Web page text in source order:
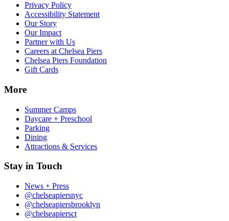
Privacy Policy​​​​‌ ‍ ​‍​‍‌‍ ‌ ​‍‌‍‍‌‌‍‌ ‌‍‍‌‌‍ ‍​‍​‍​ ‍‍​‍​‍‌ ​ ‌‍​‌‌‍ ‍‌‍‍‌‌ ‌​‌ ‍‌​‍ ‍‌‍‍‌‌‍ ​‍​‍​‍ ​​‍​‍‌‍‍​‌ ​‍‌‍‌‌‌‍‌‍​‍​‍​ ‍‍​‍​‍‌‍‍​‌ ‌​‌ ‌​‌ ​​‌ ​ ​ ‍‍​‍ ​‍ ‌‍​ ‌‍‍​‌‍‌‌‌‍ ​‌ ​ ‌‍‌‌‌‍​‌‌ ​​‌‍‍‌‌‍‌‌‌ ​‍‌ ​ ​‍ ‍‌ ​ ‌‍​‌‌‍ ‍‌‍‍‌‌ ‌​‌ ‍‌​‍ ‍‌ ​ ‌ ‌​‌ ‌‌‌‍‌​‌‍‍‌‌‍ ​‍ ‌‍‍‌‌‍ ‍‌ ‌​‌‍‌‌‌‍ ‍‌ ‌​​‍ ‌‍‌‌‌‍‌​‌‍‍‌‌ ‌​​‍ ‌‍ ‌‌‍ ‌‍‌​‌‍‌‌​ ‌‌ ​​‌ ​‍‌‍‌‌‌ ​ ‌‍‌‌‌‍ ‍‌ ‌​‌‍​‌‌ ‌​‌‍‍‌‌‍ ‌‍ ‍​ ‍ ‌‍‍‌‌‍‌​​ ‌‌‍‌‍‌‍ ‌‍ ‌ ‌​‌‍‌‌‌ ​‍​ ‍ ‌ ‌​‌ ‍‌‌ ​​‌‍‌‌​ ‌‌‍‌‍‌‍ ‌‍ ‌ ‌​‌‍‌‌‌ ​‍​ ‍ ‌ ​​‌‍​‌‌ ‌​‌‍‍​​ ‌‌‍​ ‌‍ ‌‍ ​‌ ‌‌‌‍ ‌‌‍ ‍‌ ​ ​‍‌‌​ ‌‌‌​​‍‌‌ ‌‍‍ ‌‍‌‌‌ ‍‌​‍‌‌​ ​ ‌​‌​​‍‌‌​ ​ ‌​‌​​‍‌‌​ ​‍​ ​‍‌‍​ ​ ​ ​ ‌​​ ​​‌‍​ ​ ‌‍‌‍‌​​ ‌​‌‍‌‍‌‍‌‌‌‍‌‌‌‍‌​​‍‌‌​ ​‍​ ​‍​‍‌‌​ ‌‌‌​‌​​‍ ‍‌‍ ​‌‍‍‌‌‍ ‍‌‍‍ ‌ ​ ​‍‌‌​ ‌‌‌​​‍‌‌ ‌‍‍ ‌‍‌‌‌ ‍‌​‍‌‌​ ​ ‌​‌​​‍‌‌​ ​ ‌​‌​​‍‌‌​ ​‍​ ​‍​ ​​​ ‍‌‌‍‌‌​ ‍​​ ‍‌​ ​‍‌‍​‍‌‍​‍​ ​‍​ ‍​‌‍​‌​ ​​​‍‌‌​ ​‍​ ​‍​‍‌‌​ ‌‌‌​‌​​‍ ‍‌‍ ‍‌‍​‌‌‍ ‌‌‍‌‌​ ‌‍​‍‌‍​‌‌ ​ ‌‍‌‌‌‌‌‌‌ ​‍‌‍ ​​ ‌‌‍‍​‌ ‌​‌ ‌​‌ ​​‌ ​ ​‍‌‌​ ​ ‌​​‌​‍‌‌​ ​‍‌​‌‍​‍‌‌​ ​‍‌​‌‍‌‍​ ‌‍‍​‌‍‌‌‌‍ ​‌ ​ ‌‍‌‌‌‍​‌‌ ​​‌‍‍‌‌‍‌‌‌ ​‍‌ ​ ​‍ ‍‌ ​ ‌‍​‌‌‍ ‍‌‍‍‌‌ ‌​‌ ‍‌​‍ ‍‌ ​ ‌ ‌​‌ ‌‌‌‍‌​‌‍‍‌‌‍ ​‍‌‍‌‍‍‌‌‍‌​​ ‌‌‍‌‍‌‍ ‌‍ ‌ ‌​‌‍‌‌‌ ​‍​‍‌‍‌ ‌​‌ ‍‌‌ ​​‌‍‌‌​ ‌‌‍‌‍‌‍ ‌‍ ‌ ‌​‌‍‌‌‌ ​‍​‍‌‍‌ ​​‌‍​‌‌ ‌​‌‍‍​​ ‌‌‍​ ‌‍ ‌‍ ​‌ ‌‌‌‍ ‌‌‍ ‍‌ ​ ​‍‌‌​ ‌‌‌​​‍‌‌ ‌‍‍ ‌‍‌‌‌ ‍‌​‍‌‌​ ​ ‌​‌​​‍‌‌​ ​ ‌​‌​​‍‌‌​ ​‍​ ​‍‌‍​ ​ ​ ​ ‌​​ ​​‌‍​ ​ ‌‍‌‍‌​​ ‌​‌‍‌‍‌‍‌‌‌‍‌‌‌‍‌​​‍‌‌​ ​‍​ ​‍​‍‌‌​ ‌‌‌​‌​​‍ ‍‌‍ ​‌‍‍‌‌‍ ‍‌‍‍ ‌ ​ ​‍‌‌​ ‌‌‌​​‍‌‌ ‌‍‍ ‌‍‌‌‌ ‍‌​‍‌‌​ ​ ‌​‌​​‍‌‌​ ​ ‌​‌​​‍‌‌​ ​‍​ ​‍​ ​​​ ‍‌‌‍‌‌​ ‍​​ ‍‌​ ​‍‌‍​‍‌‍​‍​ ​‍​ ‍​‌‍​‌​ ​​​‍‌‌​ ​‍​ ​‍​‍‌‌​ ‌‌‌​‌​​‍ ‍‌‍ ‍‌‍​‌‌‍ ‌‌‍‌‌​‍‌‍‌ ​​‌‍‌‌‌ ​‍‌ ​ ‌ ​​‌‍‌‌‌‍​ ‌ ‌​‌‍‍‌‌ ‌‍‌‍‌‌​ ‌‌ ​​‌ ‌‌‌‍​‍‌‍ ​‌‍‍‌‌ ​ ‌‍‍​‌‍‌‌‌‍‌​​‍​‍‌ ‌
Accessibility Statement​​​​‌ ‍ ​‍​‍‌‍ ‌ ​‍‌‍‍‌‌‍‌ ‌‍‍‌‌‍ ‍​‍​‍​ ‍‍​‍​‍‌ ​ ‌‍​‌‌‍ ‍‌‍‍‌‌ ‌​‌ ‍‌​‍ ‍‌‍‍‌‌‍ ​‍​‍​‍ ​​‍​‍‌‍‍​‌ ​‍‌‍‌‌‌‍‌‍​‍​‍​ ‍‍​‍​‍‌‍‍​‌ ‌​‌ ‌​‌ ​​‌ ​ ​ ‍‍​‍ ​‍ ‌‍​ ‌‍‍​‌‍‌‌‌‍ ​‌ ​ ‌‍‌‌‌‍​‌‌ ​​‌‍‍‌‌‍‌‌‌ ​‍‌ ​ ​‍ ‍‌ ​ ‌‍​‌‌‍ ‍‌‍‍‌‌ ‌​‌ ‍‌​‍ ‍‌ ​ ‌ ‌​‌ ‌‌‌‍‌​‌‍‍‌‌‍ ​‍ ‌‍‍‌‌‍ ‍‌ ‌​‌‍‌‌‌‍ ‍‌ ‌​​‍ ‌‍‌‌‌‍‌​‌‍‍‌‌ ‌​​‍ ‌‍ ‌‌‍ ‌‍‌​‌‍‌‌​ ‌‌ ​​‌ ​‍‌‍‌‌‌ ​ ‌‍‌‌‌‍ ‍‌ ‌​‌‍​‌‌ ‌​‌‍‍‌‌‍ ‌‍ ‍​ ‍ ‌‍‍‌‌‍‌​​ ‌‌‍‌‍‌‍ ‌‍ ‌ ‌​‌‍‌‌‌ ​‍​ ‍ ‌ ‌​‌ ‍‌‌ ​​‌‍‌‌​ ‌‌‍‌‍‌‍ ‌‍ ‌ ‌​‌‍‌‌‌ ​‍​ ‍ ‌ ​​‌‍​‌‌ ‌​‌‍‍​​ ‌‌‍​ ‌‍ ‌‍ ​‌ ‌‌‌‍ ‌‌‍ ‍‌ ​ ​‍‌‌​ ‌‌‌​​‍‌‌ ‌‍‍ ‌‍‌‌‌ ‍‌​‍‌‌​ ​ ‌​‌​​‍‌‌​ ​ ‌​‌​​‍‌‌​ ​‍​ ​‍‌‍​ ​ ​ ​ ‌​​ ​​‌‍​ ​ ‌‍‌‍‌​​ ‌​‌‍‌‍‌‍‌‌‌‍‌‌‌‍‌​​‍‌‌​ ​‍​ ​‍​‍‌‌​ ‌‌‌​‌​​‍ ‍‌‍ ​‌‍‍‌‌‍ ‍‌‍‍ ‌ ​ ​‍‌‌​ ‌‌‌​​‍‌‌ ‌‍‍ ‌‍‌‌‌ ‍‌​‍‌‌​ ​ ‌​‌​​‍‌‌​ ​ ‌​‌​​‍‌‌​ ​‍​ ​‍​ ​ ​ ‌‍​ ‌ ​ ​ ‌‍​‌​ ‌‍​ ‌ ​ ‍‌​ ​‌​ ‌‍‌‍‌​​ ​​​‍‌‌​ ​‍​ ​‍​‍‌‌​ ‌‌‌​‌​​‍ ‍‌‍ ‍‌‍​‌‌‍ ‌‌‍‌‌​ ‌‍​‍‌‍​‌‌ ​ ‌‍‌‌‌‌‌‌‌ ​‍‌‍ ​​ ‌‌‍‍​‌ ‌​‌ ‌​‌ ​​‌ ​ ​‍‌‌​ ​ ‌​​‌​‍‌‌​ ​‍‌​‌‍​‍‌‌​ ​‍‌​‌‍‌‍​ ‌‍‍​‌‍‌‌‌‍ ​‌ ​ ‌‍‌‌‌‍​‌‌ ​​‌‍‍‌‌‍‌‌‌ ​‍‌ ​ ​‍ ‍‌ ​ ‌‍​‌‌‍ ‍‌‍‍‌‌ ‌​‌ ‍‌​‍ ‍‌ ​ ‌ ‌​‌ ‌‌‌‍‌​‌‍‍‌‌‍ ​‍‌‍‌‍‍‌‌‍‌​​ ‌‌‍‌‍‌‍ ‌‍ ‌ ‌​‌‍‌‌‌ ​‍​‍‌‍‌ ‌​‌ ‍‌‌ ​​‌‍‌‌​ ‌‌‍‌‍‌‍ ‌‍ ‌ ‌​‌‍‌‌‌ ​‍​‍‌‍‌ ​​‌‍​‌‌ ‌​‌‍‍​​ ‌‌‍​ ‌‍ ‌‍ ​‌ ‌‌‌‍ ‌‌‍ ‍‌ ​ ​‍‌‌​ ‌‌‌​​‍‌‌ ‌‍‍ ‌‍‌‌‌ ‍‌​‍‌‌​ ​ ‌​‌​​‍‌‌​ ​ ‌​‌​​‍‌‌​ ​‍​ ​‍‌‍​ ​ ​ ​ ‌​​ ​​‌‍​ ​ ‌‍‌‍‌​​ ‌​‌‍‌‍‌‍‌‌‌‍‌‌‌‍‌​​‍‌‌​ ​‍​ ​‍​‍‌‌​ ‌‌‌​‌​​‍ ‍‌‍ ​‌‍‍‌‌‍ ‍‌‍‍ ‌ ​ ​‍‌‌​ ‌‌‌​​‍‌‌ ‌‍‍ ‌‍‌‌‌ ‍‌​‍‌‌​ ​ ‌​‌​​‍‌‌​ ​ ‌​‌​​‍‌‌​ ​‍​ ​‍​ ​ ​ ‌‍​ ‌ ​ ​ ‌‍​‌​ ‌‍​ ‌ ​ ‍‌​ ​‌​ ‌‍‌‍‌​​ ​​​‍‌‌​ ​‍​ ​‍​‍‌‌​ ‌‌‌​‌​​‍ ‍‌‍ ‍‌‍​‌‌‍ ‌‌‍‌‌​‍‌‍‌ ​​‌‍‌‌‌ ​‍‌ ​ ‌ ​​‌‍‌‌‌‍​ ‌ ‌​‌‍‍‌‌ ‌‍‌‍‌‌​ ‌‌ ​​‌ ‌‌‌‍​‍‌‍ ​‌‍‍‌‌ ​ ‌‍‍​‌‍‌‌‌‍‌​​‍​‍‌ ‌
Our Story​​​​‌ ‍ ​‍​‍‌‍ ‌ ​‍‌‍‍‌‌‍‌ ‌‍‍‌‌‍ ‍​‍​‍​ ‍‍​‍​‍‌ ​ ‌‍​‌‌‍ ‍‌‍‍‌‌ ‌​‌ ‍‌​‍ ‍‌‍‍‌‌‍ ​‍​‍​‍ ​​‍​‍‌‍‍​‌ ​‍‌‍‌‌‌‍‌‍​‍​‍​ ‍‍​‍​‍‌‍‍​‌ ‌​‌ ‌​‌ ​​‌ ​ ​ ‍‍​‍ ​‍ ‌‍​ ‌‍‍​‌‍‌‌‌‍ ​‌ ​ ‌‍‌‌‌‍​‌‌ ​​‌‍‍‌‌‍‌‌‌ ​‍‌ ​ ​‍ ‍‌ ​ ‌‍​‌‌‍ ‍‌‍‍‌‌ ‌​‌ ‍‌​‍ ‍‌ ​ ‌ ‌​‌ ‌‌‌‍‌​‌‍‍‌‌‍ ​‍ ‌‍‍‌‌‍ ‍‌ ‌​‌‍‌‌‌‍ ‍‌ ‌​​‍ ‌‍‌‌‌‍‌​‌‍‍‌‌ ‌​​‍ ‌‍ ‌‌‍ ‌‍‌​‌‍‌‌​ ‌‌ ​​‌ ​‍‌‍‌‌‌ ​ ‌‍‌‌‌‍ ‍‌ ‌​‌‍​‌‌ ‌​‌‍‍‌‌‍ ‌‍ ‍​ ‍ ‌‍‍‌‌‍‌​​ ‌‌‍‌‍‌‍ ‌‍ ‌ ‌​‌‍‌‌‌ ​‍​ ‍ ‌ ‌​‌ ‍‌‌ ​​‌‍‌‌​ ‌‌‍‌‍‌‍ ‌‍ ‌ ‌​‌‍‌‌‌ ​‍​ ‍ ‌ ​​‌‍​‌‌ ‌​‌‍‍​​ ‌‌‍​ ‌‍ ‌‍ ​‌ ‌‌‌‍ ‌‌‍ ‍‌ ​ ​‍‌‌​ ‌‌‌​​‍‌‌ ‌‍‍ ‌‍‌‌‌ ‍‌​‍‌‌​ ​ ‌​‌​​‍‌‌​ ​ ‌​‌​​‍‌‌​ ​‍​ ​‍‌‍​ ​ ​ ​ ‌​​ ​​‌‍​ ​ ‌‍‌‍‌​​ ‌​‌‍‌‍‌‍‌‌‌‍‌‌‌‍‌​​‍‌‌​ ​‍​ ​‍​‍‌‌​ ‌‌‌​‌​​‍ ‍‌‍ ​‌‍‍‌‌‍ ‍‌‍‍ ‌ ​ ​‍‌‌​ ‌‌‌​​‍‌‌ ‌‍‍ ‌‍‌‌‌ ‍‌​‍‌‌​ ​ ‌​‌​​‍‌‌​ ​ ‌​‌​​‍‌‌​ ​‍​ ​‍‌‍‌‍​ ​ ​ ‌‌‌‍‌​‌‍​ ​ ​​​ ​ ​ ‌‍​ ‌‍​ ​ ‌‍​‍​ ​‍​‍‌‌​ ​‍​ ​‍​‍‌‌​ ‌‌‌​‌​​‍ ‍‌‍ ‍‌‍​‌‌‍ ‌‌‍‌‌​ ‌‍​‍‌‍​‌‌ ​ ‌‍‌‌‌‌‌‌‌ ​‍‌‍ ​​ ‌‌‍‍​‌ ‌​‌ ‌​‌ ​​‌ ​ ​‍‌‌​ ​ ‌​​‌​‍‌‌​ ​‍‌​‌‍​‍‌‌​ ​‍‌​‌‍‌‍​ ‌‍‍​‌‍‌‌‌‍ ​‌ ​ ‌‍‌‌‌‍​‌‌ ​​‌‍‍‌‌‍‌‌‌ ​‍‌ ​ ​‍ ‍‌ ​ ‌‍​‌‌‍ ‍‌‍‍‌‌ ‌​‌ ‍‌​‍ ‍‌ ​ ‌ ‌​‌ ‌‌‌‍‌​‌‍‍‌‌‍ ​‍‌‍‌‍‍‌‌‍‌​​ ‌‌‍‌‍‌‍ ‌‍ ‌ ‌​‌‍‌‌‌ ​‍​‍‌‍‌ ‌​‌ ‍‌‌ ​​‌‍‌‌​ ‌‌‍‌‍‌‍ ‌‍ ‌ ‌​‌‍‌‌‌ ​‍​‍‌‍‌ ​​‌‍​‌‌ ‌​‌‍‍​​ ‌‌‍​ ‌‍ ‌‍ ​‌ ‌‌‌‍ ‌‌‍ ‍‌ ​ ​‍‌‌​ ‌‌‌​​‍‌‌ ‌‍‍ ‌‍‌‌‌ ‍‌​‍‌‌​ ​ ‌​‌​​‍‌‌​ ​ ‌​‌​​‍‌‌​ ​‍​ ​‍‌‍​ ​ ​ ​ ‌​​ ​​‌‍​ ​ ‌‍‌‍‌​​ ‌​‌‍‌‍‌‍‌‌‌‍‌‌‌‍‌​​‍‌‌​ ​‍​ ​‍​‍‌‌​ ‌‌‌​‌​​‍ ‍‌‍ ​‌‍‍‌‌‍ ‍‌‍‍ ‌ ​ ​‍‌‌​ ‌‌‌​​‍‌‌ ‌‍‍ ‌‍‌‌‌ ‍‌​‍‌‌​ ​ ‌​‌​​‍‌‌​ ​ ‌​‌​​‍‌‌​ ​‍​ ​‍‌‍‌‍​ ​ ​ ‌‌‌‍‌​‌‍​ ​ ​​​ ​ ​ ‌‍​ ‌‍​ ​ ‌‍​‍​ ​‍​‍‌‌​ ​‍​ ​‍​‍‌‌​ ‌‌‌​‌​​‍ ‍‌‍ ‍‌‍​‌‌‍ ‌‌‍‌‌​‍‌‍‌ ​​‌‍‌‌‌ ​‍‌ ​ ‌ ​​‌‍‌‌‌‍​ ‌ ‌​‌‍‍‌‌ ‌‍‌‍‌‌​ ‌‌ ​​‌ ‌‌‌‍​‍‌‍ ​‌‍‍‌‌ ​ ‌‍‍​‌‍‌‌‌‍‌​​‍​‍‌ ‌
Our Impact​​​​‌ ‍ ​‍​‍‌‍ ‌ ​‍‌‍‍‌‌‍‌ ‌‍‍‌‌‍ ‍​‍​‍​ ‍‍​‍​‍‌ ​ ‌‍​‌‌‍ ‍‌‍‍‌‌ ‌​‌ ‍‌​‍ ‍‌‍‍‌‌‍ ​‍​‍​‍ ​​‍​‍‌‍‍​‌ ​‍‌‍‌‌‌‍‌‍​‍​‍​ ‍‍​‍​‍‌‍‍​‌ ‌​‌ ‌​‌ ​​‌ ​ ​ ‍‍​‍ ​‍ ‌‍​ ‌‍‍​‌‍‌‌‌‍ ​‌ ​ ‌‍‌‌‌‍​‌‌ ​​‌‍‍‌‌‍‌‌‌ ​‍‌ ​ ​‍ ‍‌ ​ ‌‍​‌‌‍ ‍‌‍‍‌‌ ‌​‌ ‍‌​‍ ‍‌ ​ ‌ ‌​‌ ‌‌‌‍‌​‌‍‍‌‌‍ ​‍ ‌‍‍‌‌‍ ‍‌ ‌​‌‍‌‌‌‍ ‍‌ ‌​​‍ ‌‍‌‌‌‍‌​‌‍‍‌‌ ‌​​‍ ‌‍ ‌‌‍ ‌‍‌​‌‍‌‌​ ‌‌ ​​‌ ​‍‌‍‌‌‌ ​ ‌‍‌‌‌‍ ‍‌ ‌​‌‍​‌‌ ‌​‌‍‍‌‌‍ ‌‍ ‍​ ‍ ‌‍‍‌‌‍‌​​ ‌‌‍‌‍‌‍ ‌‍ ‌ ‌​‌‍‌‌‌ ​‍​ ‍ ‌ ‌​‌ ‍‌‌ ​​‌‍‌‌​ ‌‌‍‌‍‌‍ ‌‍ ‌ ‌​‌‍‌‌‌ ​‍​ ‍ ‌ ​​‌‍​‌‌ ‌​‌‍‍​​ ‌‌‍​ ‌‍ ‌‍ ​‌ ‌‌‌‍ ‌‌‍ ‍‌ ​ ​‍‌‌​ ‌‌‌​​‍‌‌ ‌‍‍ ‌‍‌‌‌ ‍‌​‍‌‌​ ​ ‌​‌​​‍‌‌​ ​ ‌​‌​​‍‌‌​ ​‍​ ​‍‌‍​ ​ ​ ​ ‌​​ ​​‌‍​ ​ ‌‍‌‍‌​​ ‌​‌‍‌‍‌‍‌‌‌‍‌‌‌‍‌​​‍‌‌​ ​‍​ ​‍​‍‌‌​ ‌‌‌​‌​​‍ ‍‌‍ ​‌‍‍‌‌‍ ‍‌‍‍ ‌ ​ ​‍‌‌​ ‌‌‌​​‍‌‌ ‌‍‍ ‌‍‌‌‌ ‍‌​‍‌‌​ ​ ‌​‌​​‍‌‌​ ​ ‌​‌​​‍‌‌​ ​‍​ ​‍‌‍‌‍​ ‍‌​ ​ ‌‍​‌​ ‌​​ ​‌‌‍​‌​ ​​‌‍‌‌​ ‌‍‌‍‌​​ ‌ ​‍‌‌​ ​‍​ ​‍​‍‌‌​ ‌‌‌​‌​​‍ ‍‌‍ ‍‌‍​‌‌‍ ‌‌‍‌‌​ ‌‍​‍‌‍​‌‌ ​ ‌‍‌‌‌‌‌‌‌ ​‍‌‍ ​​ ‌‌‍‍​‌ ‌​‌ ‌​‌ ​​‌ ​ ​‍‌‌​ ​ ‌​​‌​‍‌‌​ ​‍‌​‌‍​‍‌‌​ ​‍‌​‌‍‌‍​ ‌‍‍​‌‍‌‌‌‍ ​‌ ​ ‌‍‌‌‌‍​‌‌ ​​‌‍‍‌‌‍‌‌‌ ​‍‌ ​ ​‍ ‍‌ ​ ‌‍​‌‌‍ ‍‌‍‍‌‌ ‌​‌ ‍‌​‍ ‍‌ ​ ‌ ‌​‌ ‌‌‌‍‌​‌‍‍‌‌‍ ​‍‌‍‌‍‍‌‌‍‌​​ ‌‌‍‌‍‌‍ ‌‍ ‌ ‌​‌‍‌‌‌ ​‍​‍‌‍‌ ‌​‌ ‍‌‌ ​​‌‍‌‌​ ‌‌‍‌‍‌‍ ‌‍ ‌ ‌​‌‍‌‌‌ ​‍​‍‌‍‌ ​​‌‍​‌‌ ‌​‌‍‍​​ ‌‌‍​ ‌‍ ‌‍ ​‌ ‌‌‌‍ ‌‌‍ ‍‌ ​ ​‍‌‌​ ‌‌‌​​‍‌‌ ‌‍‍ ‌‍‌‌‌ ‍‌​‍‌‌​ ​ ‌​‌​​‍‌‌​ ​ ‌​‌​​‍‌‌​ ​‍​ ​‍‌‍​ ​ ​ ​ ‌​​ ​​‌‍​ ​ ‌‍‌‍‌​​ ‌​‌‍‌‍‌‍‌‌‌‍‌‌‌‍‌​​‍‌‌​ ​‍​ ​‍​‍‌‌​ ‌‌‌​‌​​‍ ‍‌‍ ​‌‍‍‌‌‍ ‍‌‍‍ ‌ ​ ​‍‌‌​ ‌‌‌​​‍‌‌ ‌‍‍ ‌‍‌‌‌ ‍‌​‍‌‌​ ​ ‌​‌​​‍‌‌​ ​ ‌​‌​​‍‌‌​ ​‍​ ​‍‌‍‌‍​ ‍‌​ ​ ‌‍​‌​ ‌​​ ​‌‌‍​‌​ ​​‌‍‌‌​ ‌‍‌‍‌​​ ‌ ​‍‌‌​ ​‍​ ​‍​‍‌‌​ ‌‌‌​‌​​‍ ‍‌‍ ‍‌‍​‌‌‍ ‌‌‍‌‌​‍‌‍‌ ​​‌‍‌‌‌ ​‍‌ ​ ‌ ​​‌‍‌‌‌‍​ ‌ ‌​‌‍‍‌‌ ‌‍‌‍‌‌​ ‌‌ ​​‌ ‌‌‌‍​‍‌‍ ​‌‍‍‌‌ ​ ‌‍‍​‌‍‌‌‌‍‌​​‍​‍‌ ‌
Partner with Us​​​​‌ ‍ ​‍​‍‌‍ ‌ ​‍‌‍‍‌‌‍‌ ‌‍‍‌‌‍ ‍​‍​‍​ ‍‍​‍​‍‌ ​ ‌‍​‌‌‍ ‍‌‍‍‌‌ ‌​‌ ‍‌​‍ ‍‌‍‍‌‌‍ ​‍​‍​‍ ​​‍​‍‌‍‍​‌ ​‍‌‍‌‌‌‍‌‍​‍​‍​ ‍‍​‍​‍‌‍‍​‌ ‌​‌ ‌​‌ ​​‌ ​ ​ ‍‍​‍ ​‍ ‌‍​ ‌‍‍​‌‍‌‌‌‍ ​‌ ​ ‌‍‌‌‌‍​‌‌ ​​‌‍‍‌‌‍‌‌‌ ​‍‌ ​ ​‍ ‍‌ ​ ‌‍​‌‌‍ ‍‌‍‍‌‌ ‌​‌ ‍‌​‍ ‍‌ ​ ‌ ‌​‌ ‌‌‌‍‌​‌‍‍‌‌‍ ​‍ ‌‍‍‌‌‍ ‍‌ ‌​‌‍‌‌‌‍ ‍‌ ‌​​‍ ‌‍‌‌‌‍‌​‌‍‍‌‌ ‌​​‍ ‌‍ ‌‌‍ ‌‍‌​‌‍‌‌​ ‌‌ ​​‌ ​‍‌‍‌‌‌ ​ ‌‍‌‌‌‍ ‍‌ ‌​‌‍​‌‌ ‌​‌‍‍‌‌‍ ‌‍ ‍​ ‍ ‌‍‍‌‌‍‌​​ ‌‌‍‌‍‌‍ ‌‍ ‌ ‌​‌‍‌‌‌ ​‍​ ‍ ‌ ‌​‌ ‍‌‌ ​​‌‍‌‌​ ‌‌‍‌‍‌‍ ‌‍ ‌ ‌​‌‍‌‌‌ ​‍​ ‍ ‌ ​​‌‍​‌‌ ‌​‌‍‍​​ ‌‌‍​ ‌‍ ‌‍ ​‌ ‌‌‌‍ ‌‌‍ ‍‌ ​ ​‍‌‌​ ‌‌‌​​‍‌‌ ‌‍‍ ‌‍‌‌‌ ‍‌​‍‌‌​ ​ ‌​‌​​‍‌‌​ ​ ‌​‌​​‍‌‌​ ​‍​ ​‍‌‍​ ​ ​ ​ ‌​​ ​​‌‍​ ​ ‌‍‌‍‌​​ ‌​‌‍‌‍‌‍‌‌‌‍‌‌‌‍‌​​‍‌‌​ ​‍​ ​‍​‍‌‌​ ‌‌‌​‌​​‍ ‍‌‍ ​‌‍‍‌‌‍ ‍‌‍‍ ‌ ​ ​‍‌‌​ ‌‌‌​​‍‌‌ ‌‍‍ ‌‍‌‌‌ ‍‌​‍‌‌​ ​ ‌​‌​​‍‌‌​ ​ ‌​‌​​‍‌‌​ ​‍​ ​‍‌‍‌‌‌‍‌‌​ ​‌‌‍​ ‌‍​ ​ ​​‌‍‌​‌‍‌‌‌‍​‍‌‍​‌​ ‍​‌‍‌‌‌‍​‍‌‍​‍‌‍‌‍​ ‍​‌‍‌‍‌‍‌​​ ​‌‌‍‌‌​ ​​​ ​ ​ ​​​ ‌‌​ ‍‌​ ​ ​ ‍‌​ ‌ ‌‍​‌​ ‍‌‌‍‌​​ ​​​‍‌‌​ ​‍​ ​‍​‍‌‌​ ‌‌‌​‌​​‍ ‍‌‍ ‍‌‍​‌‌‍ ‌‌‍‌‌​ ‌‍​‍‌‍​‌‌ ​ ‌‍‌‌‌‌‌‌‌ ​‍‌‍ ​​ ‌‌‍‍​‌ ‌​‌ ‌​‌ ​​‌ ​ ​‍‌‌​ ​ ‌​​‌​‍‌‌​ ​‍‌​‌‍​‍‌‌​ ​‍‌​‌‍‌‍​ ‌‍‍​‌‍‌‌‌‍ ​‌ ​ ‌‍‌‌‌‍​‌‌ ​​‌‍‍‌‌‍‌‌‌ ​‍‌ ​ ​‍ ‍‌ ​ ‌‍​‌‌‍ ‍‌‍‍‌‌ ‌​‌ ‍‌​‍ ‍‌ ​ ‌ ‌​‌ ‌‌‌‍‌​‌‍‍‌‌‍ ​‍‌‍‌‍‍‌‌‍‌​​ ‌‌‍‌‍‌‍ ‌‍ ‌ ‌​‌‍‌‌‌ ​‍​‍‌‍‌ ‌​‌ ‍‌‌ ​​‌‍‌‌​ ‌‌‍‌‍‌‍ ‌‍ ‌ ‌​‌‍‌‌‌ ​‍​‍‌‍‌ ​​‌‍​‌‌ ‌​‌‍‍​​ ‌‌‍​ ‌‍ ‌‍ ​‌ ‌‌‌‍ ‌‌‍ ‍‌ ​ ​‍‌‌​ ‌‌‌​​‍‌‌ ‌‍‍ ‌‍‌‌‌ ‍‌​‍‌‌​ ​ ‌​‌​​‍‌‌​ ​ ‌​‌​​‍‌‌​ ​‍​ ​‍‌‍​ ​ ​ ​ ‌​​ ​​‌‍​ ​ ‌‍‌‍‌​​ ‌​‌‍‌‍‌‍‌‌‌‍‌‌‌‍‌​​‍‌‌​ ​‍​ ​‍​‍‌‌​ ‌‌‌​‌​​‍ ‍‌‍ ​‌‍‍‌‌‍ ‍‌‍‍ ‌ ​ ​‍‌‌​ ‌‌‌​​‍‌‌ ‌‍‍ ‌‍‌‌‌ ‍‌​‍‌‌​ ​ ‌​‌​​‍‌‌​ ​ ‌​‌​​‍‌‌​ ​‍​ ​‍‌‍‌‌‌‍‌‌​ ​‌‌‍​ ‌‍​ ​ ​​‌‍‌​‌‍‌‌‌‍​‍‌‍​‌​ ‍​‌‍‌‌‌‍​‍‌‍​‍‌‍‌‍​ ‍​‌‍‌‍‌‍‌​​ ​‌‌‍‌‌​ ​​​ ​ ​ ​​​ ‌‌​ ‍‌​ ​ ​ ‍‌​ ‌ ‌‍​‌​ ‍‌‌‍‌​​ ​​​‍‌‌​ ​‍​ ​‍​‍‌‌​ ‌‌‌​‌​​‍ ‍‌‍ ‍‌‍​‌‌‍ ‌‌‍‌‌​‍‌‍‌ ​​‌‍‌‌‌ ​‍‌ ​ ‌ ​​‌‍‌‌‌‍​ ‌ ‌​‌‍‍‌‌ ‌‍‌‍‌‌​ ‌‌ ​​‌ ‌‌‌‍​‍‌‍ ​‌‍‍‌‌ ​ ‌‍‍​‌‍‌‌‌‍‌​​‍​‍‌ ‌
Careers at Chelsea Piers​​​​‌ ‍ ​‍​‍‌‍ ‌ ​‍‌‍‍‌‌‍‌ ‌‍‍‌‌‍ ‍​‍​‍​ ‍‍​‍​‍‌ ​ ‌‍​‌‌‍ ‍‌‍‍‌‌ ‌​‌ ‍‌​‍ ‍‌‍‍‌‌‍ ​‍​‍​‍ ​​‍​‍‌‍‍​‌ ​‍‌‍‌‌‌‍‌‍​‍​‍​ ‍‍​‍​‍‌‍‍​‌ ‌​‌ ‌​‌ ​​‌ ​ ​ ‍‍​‍ ​‍ ‌‍​ ‌‍‍​‌‍‌‌‌‍ ​‌ ​ ‌‍‌‌‌‍​‌‌ ​​‌‍‍‌‌‍‌‌‌ ​‍‌ ​ ​‍ ‍‌ ​ ‌‍​‌‌‍ ‍‌‍‍‌‌ ‌​‌ ‍‌​‍ ‍‌ ​ ‌ ‌​‌ ‌‌‌‍‌​‌‍‍‌‌‍ ​‍ ‌‍‍‌‌‍ ‍‌ ‌​‌‍‌‌‌‍ ‍‌ ‌​​‍ ‌‍‌‌‌‍‌​‌‍‍‌‌ ‌​​‍ ‌‍ ‌‌‍ ‌‍‌​‌‍‌‌​ ‌‌ ​​‌ ​‍‌‍‌‌‌ ​ ‌‍‌‌‌‍ ‍‌ ‌​‌‍​‌‌ ‌​‌‍‍‌‌‍ ‌‍ ‍​ ‍ ‌‍‍‌‌‍‌​​ ‌‌‍‌‍‌‍ ‌‍ ‌ ‌​‌‍‌‌‌ ​‍​ ‍ ‌ ‌​‌ ‍‌‌ ​​‌‍‌‌​ ‌‌‍‌‍‌‍ ‌‍ ‌ ‌​‌‍‌‌‌ ​‍​ ‍ ‌ ​​‌‍​‌‌ ‌​‌‍‍​​ ‌‌‍​ ‌‍ ‌‍ ​‌ ‌‌‌‍ ‌‌‍ ‍‌ ​ ​‍‌‌​ ‌‌‌​​‍‌‌ ‌‍‍ ‌‍‌‌‌ ‍‌​‍‌‌​ ​ ‌​‌​​‍‌‌​ ​ ‌​‌​​‍‌‌​ ​‍​ ​‍‌‍​ ​ ​ ​ ‌​​ ​​‌‍​ ​ ‌‍‌‍‌​​ ‌​‌‍‌‍‌‍‌‌‌‍‌‌‌‍‌​​‍‌‌​ ​‍​ ​‍​‍‌‌​ ‌‌‌​‌​​‍ ‍‌‍ ​‌‍‍‌‌‍ ‍‌‍‍ ‌ ​ ​‍‌‌​ ‌‌‌​​‍‌‌ ‌‍‍ ‌‍‌‌‌ ‍‌​‍‌‌​ ​ ‌​‌​​‍‌‌​ ​ ‌​‌​​‍‌‌​ ​‍​ ​‍​ ‌​​ ‍‌​ ​ ​ ‍​‌‍‌‌​ ​​​ ‍​​ ‌‍‌‍​‌​ ​ ‌‍​‍‌‍​ ​‍‌‌​ ​‍​ ​‍​‍‌‌​ ‌‌‌​‌​​‍ ‍‌‍ ‍‌‍​‌‌‍ ‌‌‍‌‌​ ‌‍​‍‌‍​‌‌ ​ ‌‍‌‌‌‌‌‌‌ ​‍‌‍ ​​ ‌‌‍‍​‌ ‌​‌ ‌​‌ ​​‌ ​ ​‍‌‌​ ​ ‌​​‌​‍‌‌​ ​‍‌​‌‍​‍‌‌​ ​‍‌​‌‍‌‍​ ‌‍‍​‌‍‌‌‌‍ ​‌ ​ ‌‍‌‌‌‍​‌‌ ​​‌‍‍‌‌‍‌‌‌ ​‍‌ ​ ​‍ ‍‌ ​ ‌‍​‌‌‍ ‍‌‍‍‌‌ ‌​‌ ‍‌​‍ ‍‌ ​ ‌ ‌​‌ ‌‌‌‍‌​‌‍‍‌‌‍ ​‍‌‍‌‍‍‌‌‍‌​​ ‌‌‍‌‍‌‍ ‌‍ ‌ ‌​‌‍‌‌‌ ​‍​‍‌‍‌ ‌​‌ ‍‌‌ ​​‌‍‌‌​ ‌‌‍‌‍‌‍ ‌‍ ‌ ‌​‌‍‌‌‌ ​‍​‍‌‍‌ ​​‌‍​‌‌ ‌​‌‍‍​​ ‌‌‍​ ‌‍ ‌‍ ​‌ ‌‌‌‍ ‌‌‍ ‍‌ ​ ​‍‌‌​ ‌‌‌​​‍‌‌ ‌‍‍ ‌‍‌‌‌ ‍‌​‍‌‌​ ​ ‌​‌​​‍‌‌​ ​ ‌​‌​​‍‌‌​ ​‍​ ​‍‌‍​ ​ ​ ​ ‌​​ ​​‌‍​ ​ ‌‍‌‍‌​​ ‌​‌‍‌‍‌‍‌‌‌‍‌‌‌‍‌​​‍‌‌​ ​‍​ ​‍​‍‌‌​ ‌‌‌​‌​​‍ ‍‌‍ ​‌‍‍‌‌‍ ‍‌‍‍ ‌ ​ ​‍‌‌​ ‌‌‌​​‍‌‌ ‌‍‍ ‌‍‌‌‌ ‍‌​‍‌‌​ ​ ‌​‌​​‍‌‌​ ​ ‌​‌​​‍‌‌​ ​‍​ ​‍​ ‌​​ ‍‌​ ​ ​ ‍​‌‍‌‌​ ​​​ ‍​​ ‌‍‌‍​‌​ ​ ‌‍​‍‌‍​ ​‍‌‌​ ​‍​ ​‍​‍‌‌​ ‌‌‌​‌​​‍ ‍‌‍ ‍‌‍​‌‌‍ ‌‌‍‌‌​‍‌‍‌ ​​‌‍‌‌‌ ​‍‌ ​ ‌ ​​‌‍‌‌‌‍​ ‌ ‌​‌‍‍‌‌ ‌‍‌‍‌‌​ ‌‌ ​​‌ ‌‌‌‍​‍‌‍ ​‌‍‍‌‌ ​ ‌‍‍​‌‍‌‌‌‍‌​​‍​‍‌ ‌
Chelsea Piers Foundation​​​​‌ ‍ ​‍​‍‌‍ ‌ ​‍‌‍‍‌‌‍‌ ‌‍‍‌‌‍ ‍​‍​‍​ ‍‍​‍​‍‌ ​ ‌‍​‌‌‍ ‍‌‍‍‌‌ ‌​‌ ‍‌​‍ ‍‌‍‍‌‌‍ ​‍​‍​‍ ​​‍​‍‌‍‍​‌ ​‍‌‍‌‌‌‍‌‍​‍​‍​ ‍‍​‍​‍‌‍‍​‌ ‌​‌ ‌​‌ ​​‌ ​ ​ ‍‍​‍ ​‍ ‌‍​ ‌‍‍​‌‍‌‌‌‍ ​‌ ​ ‌‍‌‌‌‍​‌‌ ​​‌‍‍‌‌‍‌‌‌ ​‍‌ ​ ​‍ ‍‌ ​ ‌‍​‌‌‍ ‍‌‍‍‌‌ ‌​‌ ‍‌​‍ ‍‌ ​ ‌ ‌​‌ ‌‌‌‍‌​‌‍‍‌‌‍ ​‍ ‌‍‍‌‌‍ ‍‌ ‌​‌‍‌‌‌‍ ‍‌ ‌​​‍ ‌‍‌‌‌‍‌​‌‍‍‌‌ ‌​​‍ ‌‍ ‌‌‍ ‌‍‌​‌‍‌‌​ ‌‌ ​​‌ ​‍‌‍‌‌‌ ​ ‌‍‌‌‌‍ ‍‌ ‌​‌‍​‌‌ ‌​‌‍‍‌‌‍ ‌‍ ‍​ ‍ ‌‍‍‌‌‍‌​​ ‌‌‍‌‍‌‍ ‌‍ ‌ ‌​‌‍‌‌‌ ​‍​ ‍ ‌ ‌​‌ ‍‌‌ ​​‌‍‌‌​ ‌‌‍‌‍‌‍ ‌‍ ‌ ‌​‌‍‌‌‌ ​‍​ ‍ ‌ ​​‌‍​‌‌ ‌​‌‍‍​​ ‌‌‍​ ‌‍ ‌‍ ​‌ ‌‌‌‍ ‌‌‍ ‍‌ ​ ​‍‌‌​ ‌‌‌​​‍‌‌ ‌‍‍ ‌‍‌‌‌ ‍‌​‍‌‌​ ​ ‌​‌​​‍‌‌​ ​ ‌​‌​​‍‌‌​ ​‍​ ​‍‌‍​ ​ ​ ​ ‌​​ ​​‌‍​ ​ ‌‍‌‍‌​​ ‌​‌‍‌‍‌‍‌‌‌‍‌‌‌‍‌​​‍‌‌​ ​‍​ ​‍​‍‌‌​ ‌‌‌​‌​​‍ ‍‌‍ ​‌‍‍‌‌‍ ‍‌‍‍ ‌ ​ ​‍‌‌​ ‌‌‌​​‍‌‌ ‌‍‍ ‌‍‌‌‌ ‍‌​‍‌‌​ ​ ‌​‌​​‍‌‌​ ​ ‌​‌​​‍‌‌​ ​‍​ ​‍​ ‌ ​ ‌ ​ ‌​​ ‌ ‌‍‌‍​ ‌ ‌‍‌​​ ‍‌​ ​ ​ ‌ ​ ‌ ‌‍‌‌​‍‌‌​ ​‍​ ​‍​‍‌‌​ ‌‌‌​‌​​‍ ‍‌‍ ‍‌‍​‌‌‍ ‌‌‍‌‌​ ‌‍​‍‌‍​‌‌ ​ ‌‍‌‌‌‌‌‌‌ ​‍‌‍ ​​ ‌‌‍‍​‌ ‌​‌ ‌​‌ ​​‌ ​ ​‍‌‌​ ​ ‌​​‌​‍‌‌​ ​‍‌​‌‍​‍‌‌​ ​‍‌​‌‍‌‍​ ‌‍‍​‌‍‌‌‌‍ ​‌ ​ ‌‍‌‌‌‍​‌‌ ​​‌‍‍‌‌‍‌‌‌ ​‍‌ ​ ​‍ ‍‌ ​ ‌‍​‌‌‍ ‍‌‍‍‌‌ ‌​‌ ‍‌​‍ ‍‌ ​ ‌ ‌​‌ ‌‌‌‍‌​‌‍‍‌‌‍ ​‍‌‍‌‍‍‌‌‍‌​​ ‌‌‍‌‍‌‍ ‌‍ ‌ ‌​‌‍‌‌‌ ​‍​‍‌‍‌ ‌​‌ ‍‌‌ ​​‌‍‌‌​ ‌‌‍‌‍‌‍ ‌‍ ‌ ‌​‌‍‌‌‌ ​‍​‍‌‍‌ ​​‌‍​‌‌ ‌​‌‍‍​​ ‌‌‍​ ‌‍ ‌‍ ​‌ ‌‌‌‍ ‌‌‍ ‍‌ ​ ​‍‌‌​ ‌‌‌​​‍‌‌ ‌‍‍ ‌‍‌‌‌ ‍‌​‍‌‌​ ​ ‌​‌​​‍‌‌​ ​ ‌​‌​​‍‌‌​ ​‍​ ​‍‌‍​ ​ ​ ​ ‌​​ ​​‌‍​ ​ ‌‍‌‍‌​​ ‌​‌‍‌‍‌‍‌‌‌‍‌‌‌‍‌​​‍‌‌​ ​‍​ ​‍​‍‌‌​ ‌‌‌​‌​​‍ ‍‌‍ ​‌‍‍‌‌‍ ‍‌‍‍ ‌ ​ ​‍‌‌​ ‌‌‌​​‍‌‌ ‌‍‍ ‌‍‌‌‌ ‍‌​‍‌‌​ ​ ‌​‌​​‍‌‌​ ​ ‌​‌​​‍‌‌​ ​‍​ ​‍​ ‌ ​ ‌ ​ ‌​​ ‌ ‌‍‌‍​ ‌ ‌‍‌​​ ‍‌​ ​ ​ ‌ ​ ‌ ‌‍‌‌​‍‌‌​ ​‍​ ​‍​‍‌‌​ ‌‌‌​‌​​‍ ‍‌‍ ‍‌‍​‌‌‍ ‌‌‍‌‌​‍‌‍‌ ​​‌‍‌‌‌ ​‍‌ ​ ‌ ​​‌‍‌‌‌‍​ ‌ ‌​‌‍‍‌‌ ‌‍‌‍‌‌​ ‌‌ ​​‌ ‌‌‌‍​‍‌‍ ​‌‍‍‌‌ ​ ‌‍‍​‌‍‌‌‌‍‌​​‍​‍‌ ‌
Gift Cards​​​​‌ ‍ ​‍​‍‌‍ ‌ ​‍‌‍‍‌‌‍‌ ‌‍‍‌‌‍ ‍​‍​‍​ ‍‍​‍​‍‌ ​ ‌‍​‌‌‍ ‍‌‍‍‌‌ ‌​‌ ‍‌​‍ ‍‌‍‍‌‌‍ ​‍​‍​‍ ​​‍​‍‌‍‍​‌ ​‍‌‍‌‌‌‍‌‍​‍​‍​ ‍‍​‍​‍‌‍‍​‌ ‌​‌ ‌​‌ ​​‌ ​ ​ ‍‍​‍ ​‍ ‌‍​ ‌‍‍​‌‍‌‌‌‍ ​‌ ​ ‌‍‌‌‌‍​‌‌ ​​‌‍‍‌‌‍‌‌‌ ​‍‌ ​ ​‍ ‍‌ ​ ‌‍​‌‌‍ ‍‌‍‍‌‌ ‌​‌ ‍‌​‍ ‍‌ ​ ‌ ‌​‌ ‌‌‌‍‌​‌‍‍‌‌‍ ​‍ ‌‍‍‌‌‍ ‍‌ ‌​‌‍‌‌‌‍ ‍‌ ‌​​‍ ‌‍‌‌‌‍‌​‌‍‍‌‌ ‌​​‍ ‌‍ ‌‌‍ ‌‍‌​‌‍‌‌​ ‌‌ ​​‌ ​‍‌‍‌‌‌ ​ ‌‍‌‌‌‍ ‍‌ ‌​‌‍​‌‌ ‌​‌‍‍‌‌‍ ‌‍ ‍​ ‍ ‌‍‍‌‌‍‌​​ ‌‌‍‌‍‌‍ ‌‍ ‌ ‌​‌‍‌‌‌ ​‍​ ‍ ‌ ‌​‌ ‍‌‌ ​​‌‍‌‌​ ‌‌‍‌‍‌‍ ‌‍ ‌ ‌​‌‍‌‌‌ ​‍​ ‍ ‌ ​​‌‍​‌‌ ‌​‌‍‍​​ ‌‌‍​ ‌‍ ‌‍ ​‌ ‌‌‌‍ ‌‌‍ ‍‌ ​ ​‍‌‌​ ‌‌‌​​‍‌‌ ‌‍‍ ‌‍‌‌‌ ‍‌​‍‌‌​ ​ ‌​‌​​‍‌‌​ ​ ‌​‌​​‍‌‌​ ​‍​ ​‍‌‍​ ​ ​ ​ ‌​​ ​​‌‍​ ​ ‌‍‌‍‌​​ ‌​‌‍‌‍‌‍‌‌‌‍‌‌‌‍‌​​‍‌‌​ ​‍​ ​‍​‍‌‌​ ‌‌‌​‌​​‍ ‍‌‍ ​‌‍‍‌‌‍ ‍‌‍‍ ‌ ​ ​‍‌‌​ ‌‌‌​​‍‌‌ ‌‍‍ ‌‍‌‌‌ ‍‌​‍‌‌​ ​ ‌​‌​​‍‌‌​ ​ ‌​‌​​‍‌‌​ ​‍​ ​‍‌‍‌​​ ‍​‌‍​ ‌‍​‌​ ‌​​ ‍‌​ ​‌‌‍‌‍​ ‍​​ ​ ​ ​ ​ ​​​‍‌‌​ ​‍​ ​‍​‍‌‌​ ‌‌‌​‌​​‍ ‍‌‍ ‍‌‍​‌‌‍ ‌‌‍‌‌​ ‌‍​‍‌‍​‌‌ ​ ‌‍‌‌‌‌‌‌‌ ​‍‌‍ ​​ ‌‌‍‍​‌ ‌​‌ ‌​‌ ​​‌ ​ ​‍‌‌​ ​ ‌​​‌​‍‌‌​ ​‍‌​‌‍​‍‌‌​ ​‍‌​‌‍‌‍​ ‌‍‍​‌‍‌‌‌‍ ​‌ ​ ‌‍‌‌‌‍​‌‌ ​​‌‍‍‌‌‍‌‌‌ ​‍‌ ​ ​‍ ‍‌ ​ ‌‍​‌‌‍ ‍‌‍‍‌‌ ‌​‌ ‍‌​‍ ‍‌ ​ ‌ ‌​‌ ‌‌‌‍‌​‌‍‍‌‌‍ ​‍‌‍‌‍‍‌‌‍‌​​ ‌‌‍‌‍‌‍ ‌‍ ‌ ‌​‌‍‌‌‌ ​‍​‍‌‍‌ ‌​‌ ‍‌‌ ​​‌‍‌‌​ ‌‌‍‌‍‌‍ ‌‍ ‌ ‌​‌‍‌‌‌ ​‍​‍‌‍‌ ​​‌‍​‌‌ ‌​‌‍‍​​ ‌‌‍​ ‌‍ ‌‍ ​‌ ‌‌‌‍ ‌‌‍ ‍‌ ​ ​‍‌‌​ ‌‌‌​​‍‌‌ ‌‍‍ ‌‍‌‌‌ ‍‌​‍‌‌​ ​ ‌​‌​​‍‌‌​ ​ ‌​‌​​‍‌‌​ ​‍​ ​‍‌‍​ ​ ​ ​ ‌​​ ​​‌‍​ ​ ‌‍‌‍‌​​ ‌​‌‍‌‍‌‍‌‌‌‍‌‌‌‍‌​​‍‌‌​ ​‍​ ​‍​‍‌‌​ ‌‌‌​‌​​‍ ‍‌‍ ​‌‍‍‌‌‍ ‍‌‍‍ ‌ ​ ​‍‌‌​ ‌‌‌​​‍‌‌ ‌‍‍ ‌‍‌‌‌ ‍‌​‍‌‌​ ​ ‌​‌​​‍‌‌​ ​ ‌​‌​​‍‌‌​ ​‍​ ​‍‌‍‌​​ ‍​‌‍​ ‌‍​‌​ ‌​​ ‍‌​ ​‌‌‍‌‍​ ‍​​ ​ ​ ​ ​ ​​​‍‌‌​ ​‍​ ​‍​‍‌‌​ ‌‌‌​‌​​‍ ‍‌‍ ‍‌‍​‌‌‍ ‌‌‍‌‌​‍‌‍‌ ​​‌‍‌‌‌ ​‍‌ ​ ‌ ​​‌‍‌‌‌‍​ ‌ ‌​‌‍‍‌‌ ‌‍‌‍‌‌​ ‌‌ ​​‌ ‌‌‌‍​‍‌‍ ​‌‍‍‌‌ ​ ‌‍‍​‌‍‌‌‌‍‌​​‍​‍‌ ‌
More​​​​‌ ‍ ​‍​‍‌‍ ‌ ​‍‌‍‍‌‌‍‌ ‌‍‍‌‌‍ ‍​‍​‍​ ‍‍​‍​‍‌ ​ ‌‍​‌‌‍ ‍‌‍‍‌‌ ‌​‌ ‍‌​‍ ‍‌‍‍‌‌‍ ​‍​‍​‍ ​​‍​‍‌‍‍​‌ ​‍‌‍‌‌‌‍‌‍​‍​‍​ ‍‍​‍​‍‌‍‍​‌ ‌​‌ ‌​‌ ​​‌ ​ ​ ‍‍​‍ ​‍ ‌‍​ ‌‍‍​‌‍‌‌‌‍ ​‌ ​ ‌‍‌‌‌‍​‌‌ ​​‌‍‍‌‌‍‌‌‌ ​‍‌ ​ ​‍ ‍‌ ​ ‌‍​‌‌‍ ‍‌‍‍‌‌ ‌​‌ ‍‌​‍ ‍‌ ​ ‌ ‌​‌ ‌‌‌‍‌​‌‍‍‌‌‍ ​‍ ‌‍‍‌‌‍ ‍‌ ‌​‌‍‌‌‌‍ ‍‌ ‌​​‍ ‌‍‌‌‌‍‌​‌‍‍‌‌ ‌​​‍ ‌‍ ‌‌‍ ‌‍‌​‌‍‌‌​ ‌‌ ​​‌ ​‍‌‍‌‌‌ ​ ‌‍‌‌‌‍ ‍‌ ‌​‌‍​‌‌ ‌​‌‍‍‌‌‍ ‌‍ ‍​ ‍ ‌‍‍‌‌‍‌​​ ‌‌‍‌‍‌‍ ‌‍ ‌ ‌​‌‍‌‌‌ ​‍​ ‍ ‌ ‌​‌ ‍‌‌ ​​‌‍‌‌​ ‌‌‍‌‍‌‍ ‌‍ ‌ ‌​‌‍‌‌‌ ​‍​ ‍ ‌ ​​‌‍​‌‌ ‌​‌‍‍​​ ‌‌‍​ ‌‍ ‌‍ ​‌ ‌‌‌‍ ‌‌‍ ‍‌ ​ ​‍‌‌​ ‌‌‌​​‍‌‌ ‌‍‍ ‌‍‌‌‌ ‍‌​‍‌‌​ ​ ‌​‌​​‍‌‌​ ​ ‌​‌​​‍‌‌​ ​‍​ ​‍​ ‌‌​ ​ ​ ‌‌​ ‍‌‌‍​ ​ ​‍‌‍‌​​ ‍​‌‍​‌​ ‍​​ ​ ​ ​ ​‍‌‌​ ​‍​ ​‍​‍‌‌​ ‌‌‌​‌​​‍ ‍‌ ‌​‌‍‍‌‌ ‌​‌‍ ​‌‍‌‌​ ‌‍​‍‌‍​‌‌ ​ ‌‍‌‌‌‌‌‌‌ ​‍‌‍ ​​ ‌‌‍‍​‌ ‌​‌ ‌​‌ ​​‌ ​ ​‍‌‌​ ​ ‌​​‌​‍‌‌​ ​‍‌​‌‍​‍‌‌​ ​‍‌​‌‍‌‍​ ‌‍‍​‌‍‌‌‌‍ ​‌ ​ ‌‍‌‌‌‍​‌‌ ​​‌‍‍‌‌‍‌‌‌ ​‍‌ ​ ​‍ ‍‌ ​ ‌‍​‌‌‍ ‍‌‍‍‌‌ ‌​‌ ‍‌​‍ ‍‌ ​ ‌ ‌​‌ ‌‌‌‍‌​‌‍‍‌‌‍ ​‍‌‍‌‍‍‌‌‍‌​​ ‌‌‍‌‍‌‍ ‌‍ ‌ ‌​‌‍‌‌‌ ​‍​‍‌‍‌ ‌​‌ ‍‌‌ ​​‌‍‌‌​ ‌‌‍‌‍‌‍ ‌‍ ‌ ‌​‌‍‌‌‌ ​‍​‍‌‍‌ ​​‌‍​‌‌ ‌​‌‍‍​​ ‌‌‍​ ‌‍ ‌‍ ​‌ ‌‌‌‍ ‌‌‍ ‍‌ ​ ​‍‌‌​ ‌‌‌​​‍‌‌ ‌‍‍ ‌‍‌‌‌ ‍‌​‍‌‌​ ​ ‌​‌​​‍‌‌​ ​ ‌​‌​​‍‌‌​ ​‍​ ​‍​ ‌‌​ ​ ​ ‌‌​ ‍‌‌‍​ ​ ​‍‌‍‌​​ ‍​‌‍​‌​ ‍​​ ​ ​ ​ ​‍‌‌​ ​‍​ ​‍​‍‌‌​ ‌‌‌​‌​​‍ ‍‌ ‌​‌‍‍‌‌ ‌​‌‍ ​‌‍‌‌​‍‌‍‌ ​​‌‍‌‌‌ ​‍‌ ​ ‌ ​​‌‍‌‌‌‍​ ‌ ‌​‌‍‍‌‌ ‌‍‌‍‌‌​ ‌‌ ​​‌ ‌‌‌‍​‍‌‍ ​‌‍‍‌‌ ​ ‌‍‍​‌‍‌‌‌‍‌​​‍​‍‌ ‌
Summer Camps​​​​‌ ‍ ​‍​‍‌‍ ‌ ​‍‌‍‍‌‌‍‌ ‌‍‍‌‌‍ ‍​‍​‍​ ‍‍​‍​‍‌ ​ ‌‍​‌‌‍ ‍‌‍‍‌‌ ‌​‌ ‍‌​‍ ‍‌‍‍‌‌‍ ​‍​‍​‍ ​​‍​‍‌‍‍​‌ ​‍‌‍‌‌‌‍‌‍​‍​‍​ ‍‍​‍​‍‌‍‍​‌ ‌​‌ ‌​‌ ​​‌ ​ ​ ‍‍​‍ ​‍ ‌‍​ ‌‍‍​‌‍‌‌‌‍ ​‌ ​ ‌‍‌‌‌‍​‌‌ ​​‌‍‍‌‌‍‌‌‌ ​‍‌ ​ ​‍ ‍‌ ​ ‌‍​‌‌‍ ‍‌‍‍‌‌ ‌​‌ ‍‌​‍ ‍‌ ​ ‌ ‌​‌ ‌‌‌‍‌​‌‍‍‌‌‍ ​‍ ‌‍‍‌‌‍ ‍‌ ‌​‌‍‌‌‌‍ ‍‌ ‌​​‍ ‌‍‌‌‌‍‌​‌‍‍‌‌ ‌​​‍ ‌‍ ‌‌‍ ‌‍‌​‌‍‌‌​ ‌‌ ​​‌ ​‍‌‍‌‌‌ ​ ‌‍‌‌‌‍ ‍‌ ‌​‌‍​‌‌ ‌​‌‍‍‌‌‍ ‌‍ ‍​ ‍ ‌‍‍‌‌‍‌​​ ‌‌‍‌‍‌‍ ‌‍ ‌ ‌​‌‍‌‌‌ ​‍​ ‍ ‌ ‌​‌ ‍‌‌ ​​‌‍‌‌​ ‌‌‍‌‍‌‍ ‌‍ ‌ ‌​‌‍‌‌‌ ​‍​ ‍ ‌ ​​‌‍​‌‌ ‌​‌‍‍​​ ‌‌‍​ ‌‍ ‌‍ ​‌ ‌‌‌‍ ‌‌‍ ‍‌ ​ ​‍‌‌​ ‌‌‌​​‍‌‌ ‌‍‍ ‌‍‌‌‌ ‍‌​‍‌‌​ ​ ‌​‌​​‍‌‌​ ​ ‌​‌​​‍‌‌​ ​‍​ ​‍​ ‌‌​ ​ ​ ‌‌​ ‍‌‌‍​ ​ ​‍‌‍‌​​ ‍​‌‍​‌​ ‍​​ ​ ​ ​ ​‍‌‌​ ​‍​ ​‍​‍‌‌​ ‌‌‌​‌​​‍ ‍‌‍ ​‌‍‍‌‌‍ ‍‌‍‍ ‌ ​ ​‍‌‌​ ‌‌‌​​‍‌‌ ‌‍‍ ‌‍‌‌‌ ‍‌​‍‌‌​ ​ ‌​‌​​‍‌‌​ ​ ‌​‌​​‍‌‌​ ​‍​ ​‍‌‍​ ​ ‌​‌‍​ ‌‍​‌‌‍​ ​ ​​‌‍​‌​ ‌​​ ‌ ​ ‍‌​ ‌‍‌‍‌​​‍‌‌​ ​‍​ ​‍​‍‌‌​ ‌‌‌​‌​​‍ ‍‌‍ ‍‌‍​‌‌‍ ‌‌‍‌‌​ ‌‍​‍‌‍​‌‌ ​ ‌‍‌‌‌‌‌‌‌ ​‍‌‍ ​​ ‌‌‍‍​‌ ‌​‌ ‌​‌ ​​‌ ​ ​‍‌‌​ ​ ‌​​‌​‍‌‌​ ​‍‌​‌‍​‍‌‌​ ​‍‌​‌‍‌‍​ ‌‍‍​‌‍‌‌‌‍ ​‌ ​ ‌‍‌‌‌‍​‌‌ ​​‌‍‍‌‌‍‌‌‌ ​‍‌ ​ ​‍ ‍‌ ​ ‌‍​‌‌‍ ‍‌‍‍‌‌ ‌​‌ ‍‌​‍ ‍‌ ​ ‌ ‌​‌ ‌‌‌‍‌​‌‍‍‌‌‍ ​‍‌‍‌‍‍‌‌‍‌​​ ‌‌‍‌‍‌‍ ‌‍ ‌ ‌​‌‍‌‌‌ ​‍​‍‌‍‌ ‌​‌ ‍‌‌ ​​‌‍‌‌​ ‌‌‍‌‍‌‍ ‌‍ ‌ ‌​‌‍‌‌‌ ​‍​‍‌‍‌ ​​‌‍​‌‌ ‌​‌‍‍​​ ‌‌‍​ ‌‍ ‌‍ ​‌ ‌‌‌‍ ‌‌‍ ‍‌ ​ ​‍‌‌​ ‌‌‌​​‍‌‌ ‌‍‍ ‌‍‌‌‌ ‍‌​‍‌‌​ ​ ‌​‌​​‍‌‌​ ​ ‌​‌​​‍‌‌​ ​‍​ ​‍​ ‌‌​ ​ ​ ‌‌​ ‍‌‌‍​ ​ ​‍‌‍‌​​ ‍​‌‍​‌​ ‍​​ ​ ​ ​ ​‍‌‌​ ​‍​ ​‍​‍‌‌​ ‌‌‌​‌​​‍ ‍‌‍ ​‌‍‍‌‌‍ ‍‌‍‍ ‌ ​ ​‍‌‌​ ‌‌‌​​‍‌‌ ‌‍‍ ‌‍‌‌‌ ‍‌​‍‌‌​ ​ ‌​‌​​‍‌‌​ ​ ‌​‌​​‍‌‌​ ​‍​ ​‍‌‍​ ​ ‌​‌‍​ ‌‍​‌‌‍​ ​ ​​‌‍​‌​ ‌​​ ‌ ​ ‍‌​ ‌‍‌‍‌​​‍‌‌​ ​‍​ ​‍​‍‌‌​ ‌‌‌​‌​​‍ ‍‌‍ ‍‌‍​‌‌‍ ‌‌‍‌‌​‍‌‍‌ ​​‌‍‌‌‌ ​‍‌ ​ ‌ ​​‌‍‌‌‌‍​ ‌ ‌​‌‍‍‌‌ ‌‍‌‍‌‌​ ‌‌ ​​‌ ‌‌‌‍​‍‌‍ ​‌‍‍‌‌ ​ ‌‍‍​‌‍‌‌‌‍‌​​‍​‍‌ ‌
Daycare + Preschool​​​​‌ ‍ ​‍​‍‌‍ ‌ ​‍‌‍‍‌‌‍‌ ‌‍‍‌‌‍ ‍​‍​‍​ ‍‍​‍​‍‌ ​ ‌‍​‌‌‍ ‍‌‍‍‌‌ ‌​‌ ‍‌​‍ ‍‌‍‍‌‌‍ ​‍​‍​‍ ​​‍​‍‌‍‍​‌ ​‍‌‍‌‌‌‍‌‍​‍​‍​ ‍‍​‍​‍‌‍‍​‌ ‌​‌ ‌​‌ ​​‌ ​ ​ ‍‍​‍ ​‍ ‌‍​ ‌‍‍​‌‍‌‌‌‍ ​‌ ​ ‌‍‌‌‌‍​‌‌ ​​‌‍‍‌‌‍‌‌‌ ​‍‌ ​ ​‍ ‍‌ ​ ‌‍​‌‌‍ ‍‌‍‍‌‌ ‌​‌ ‍‌​‍ ‍‌ ​ ‌ ‌​‌ ‌‌‌‍‌​‌‍‍‌‌‍ ​‍ ‌‍‍‌‌‍ ‍‌ ‌​‌‍‌‌‌‍ ‍‌ ‌​​‍ ‌‍‌‌‌‍‌​‌‍‍‌‌ ‌​​‍ ‌‍ ‌‌‍ ‌‍‌​‌‍‌‌​ ‌‌ ​​‌ ​‍‌‍‌‌‌ ​ ‌‍‌‌‌‍ ‍‌ ‌​‌‍​‌‌ ‌​‌‍‍‌‌‍ ‌‍ ‍​ ‍ ‌‍‍‌‌‍‌​​ ‌‌‍‌‍‌‍ ‌‍ ‌ ‌​‌‍‌‌‌ ​‍​ ‍ ‌ ‌​‌ ‍‌‌ ​​‌‍‌‌​ ‌‌‍‌‍‌‍ ‌‍ ‌ ‌​‌‍‌‌‌ ​‍​ ‍ ‌ ​​‌‍​‌‌ ‌​‌‍‍​​ ‌‌‍​ ‌‍ ‌‍ ​‌ ‌‌‌‍ ‌‌‍ ‍‌ ​ ​‍‌‌​ ‌‌‌​​‍‌‌ ‌‍‍ ‌‍‌‌‌ ‍‌​‍‌‌​ ​ ‌​‌​​‍‌‌​ ​ ‌​‌​​‍‌‌​ ​‍​ ​‍​ ‌‌​ ​ ​ ‌‌​ ‍‌‌‍​ ​ ​‍‌‍‌​​ ‍​‌‍​‌​ ‍​​ ​ ​ ​ ​‍‌‌​ ​‍​ ​‍​‍‌‌​ ‌‌‌​‌​​‍ ‍‌‍ ​‌‍‍‌‌‍ ‍‌‍‍ ‌ ​ ​‍‌‌​ ‌‌‌​​‍‌‌ ‌‍‍ ‌‍‌‌‌ ‍‌​‍‌‌​ ​ ‌​‌​​‍‌‌​ ​ ‌​‌​​‍‌‌​ ​‍​ ​‍​ ​ ​ ​‌​ ‍​​ ​ ​ ​ ​ ​‍​ ​ ‌‍​‌​ ‌‍​ ‌‍​ ‌‍‌‍​‌​‍‌‌​ ​‍​ ​‍​‍‌‌​ ‌‌‌​‌​​‍ ‍‌‍ ‍‌‍​‌‌‍ ‌‌‍‌‌​ ‌‍​‍‌‍​‌‌ ​ ‌‍‌‌‌‌‌‌‌ ​‍‌‍ ​​ ‌‌‍‍​‌ ‌​‌ ‌​‌ ​​‌ ​ ​‍‌‌​ ​ ‌​​‌​‍‌‌​ ​‍‌​‌‍​‍‌‌​ ​‍‌​‌‍‌‍​ ‌‍‍​‌‍‌‌‌‍ ​‌ ​ ‌‍‌‌‌‍​‌‌ ​​‌‍‍‌‌‍‌‌‌ ​‍‌ ​ ​‍ ‍‌ ​ ‌‍​‌‌‍ ‍‌‍‍‌‌ ‌​‌ ‍‌​‍ ‍‌ ​ ‌ ‌​‌ ‌‌‌‍‌​‌‍‍‌‌‍ ​‍‌‍‌‍‍‌‌‍‌​​ ‌‌‍‌‍‌‍ ‌‍ ‌ ‌​‌‍‌‌‌ ​‍​‍‌‍‌ ‌​‌ ‍‌‌ ​​‌‍‌‌​ ‌‌‍‌‍‌‍ ‌‍ ‌ ‌​‌‍‌‌‌ ​‍​‍‌‍‌ ​​‌‍​‌‌ ‌​‌‍‍​​ ‌‌‍​ ‌‍ ‌‍ ​‌ ‌‌‌‍ ‌‌‍ ‍‌ ​ ​‍‌‌​ ‌‌‌​​‍‌‌ ‌‍‍ ‌‍‌‌‌ ‍‌​‍‌‌​ ​ ‌​‌​​‍‌‌​ ​ ‌​‌​​‍‌‌​ ​‍​ ​‍​ ‌‌​ ​ ​ ‌‌​ ‍‌‌‍​ ​ ​‍‌‍‌​​ ‍​‌‍​‌​ ‍​​ ​ ​ ​ ​‍‌‌​ ​‍​ ​‍​‍‌‌​ ‌‌‌​‌​​‍ ‍‌‍ ​‌‍‍‌‌‍ ‍‌‍‍ ‌ ​ ​‍‌‌​ ‌‌‌​​‍‌‌ ‌‍‍ ‌‍‌‌‌ ‍‌​‍‌‌​ ​ ‌​‌​​‍‌‌​ ​ ‌​‌​​‍‌‌​ ​‍​ ​‍​ ​ ​ ​‌​ ‍​​ ​ ​ ​ ​ ​‍​ ​ ‌‍​‌​ ‌‍​ ‌‍​ ‌‍‌‍​‌​‍‌‌​ ​‍​ ​‍​‍‌‌​ ‌‌‌​‌​​‍ ‍‌‍ ‍‌‍​‌‌‍ ‌‌‍‌‌​‍‌‍‌ ​​‌‍‌‌‌ ​‍‌ ​ ‌ ​​‌‍‌‌‌‍​ ‌ ‌​‌‍‍‌‌ ‌‍‌‍‌‌​ ‌‌ ​​‌ ‌‌‌‍​‍‌‍ ​‌‍‍‌‌ ​ ‌‍‍​‌‍‌‌‌‍‌​​‍​‍‌ ‌
Parking​​​​‌ ‍ ​‍​‍‌‍ ‌ ​‍‌‍‍‌‌‍‌ ‌‍‍‌‌‍ ‍​‍​‍​ ‍‍​‍​‍‌ ​ ‌‍​‌‌‍ ‍‌‍‍‌‌ ‌​‌ ‍‌​‍ ‍‌‍‍‌‌‍ ​‍​‍​‍ ​​‍​‍‌‍‍​‌ ​‍‌‍‌‌‌‍‌‍​‍​‍​ ‍‍​‍​‍‌‍‍​‌ ‌​‌ ‌​‌ ​​‌ ​ ​ ‍‍​‍ ​‍ ‌‍​ ‌‍‍​‌‍‌‌‌‍ ​‌ ​ ‌‍‌‌‌‍​‌‌ ​​‌‍‍‌‌‍‌‌‌ ​‍‌ ​ ​‍ ‍‌ ​ ‌‍​‌‌‍ ‍‌‍‍‌‌ ‌​‌ ‍‌​‍ ‍‌ ​ ‌ ‌​‌ ‌‌‌‍‌​‌‍‍‌‌‍ ​‍ ‌‍‍‌‌‍ ‍‌ ‌​‌‍‌‌‌‍ ‍‌ ‌​​‍ ‌‍‌‌‌‍‌​‌‍‍‌‌ ‌​​‍ ‌‍ ‌‌‍ ‌‍‌​‌‍‌‌​ ‌‌ ​​‌ ​‍‌‍‌‌‌ ​ ‌‍‌‌‌‍ ‍‌ ‌​‌‍​‌‌ ‌​‌‍‍‌‌‍ ‌‍ ‍​ ‍ ‌‍‍‌‌‍‌​​ ‌‌‍‌‍‌‍ ‌‍ ‌ ‌​‌‍‌‌‌ ​‍​ ‍ ‌ ‌​‌ ‍‌‌ ​​‌‍‌‌​ ‌‌‍‌‍‌‍ ‌‍ ‌ ‌​‌‍‌‌‌ ​‍​ ‍ ‌ ​​‌‍​‌‌ ‌​‌‍‍​​ ‌‌‍​ ‌‍ ‌‍ ​‌ ‌‌‌‍ ‌‌‍ ‍‌ ​ ​‍‌‌​ ‌‌‌​​‍‌‌ ‌‍‍ ‌‍‌‌‌ ‍‌​‍‌‌​ ​ ‌​‌​​‍‌‌​ ​ ‌​‌​​‍‌‌​ ​‍​ ​‍​ ‌‌​ ​ ​ ‌‌​ ‍‌‌‍​ ​ ​‍‌‍‌​​ ‍​‌‍​‌​ ‍​​ ​ ​ ​ ​‍‌‌​ ​‍​ ​‍​‍‌‌​ ‌‌‌​‌​​‍ ‍‌‍ ​‌‍‍‌‌‍ ‍‌‍‍ ‌ ​ ​‍‌‌​ ‌‌‌​​‍‌‌ ‌‍‍ ‌‍‌‌‌ ‍‌​‍‌‌​ ​ ‌​‌​​‍‌‌​ ​ ‌​‌​​‍‌‌​ ​‍​ ​‍‌‍​‍​ ​​‌‍‌‍​ ‌‍‌‍‌‍​ ​‌‌‍‌‌‌‍‌‍​ ‌ ​ ​‌‌‍‌‍‌‍‌​​‍‌‌​ ​‍​ ​‍​‍‌‌​ ‌‌‌​‌​​‍ ‍‌‍ ‍‌‍​‌‌‍ ‌‌‍‌‌​ ‌‍​‍‌‍​‌‌ ​ ‌‍‌‌‌‌‌‌‌ ​‍‌‍ ​​ ‌‌‍‍​‌ ‌​‌ ‌​‌ ​​‌ ​ ​‍‌‌​ ​ ‌​​‌​‍‌‌​ ​‍‌​‌‍​‍‌‌​ ​‍‌​‌‍‌‍​ ‌‍‍​‌‍‌‌‌‍ ​‌ ​ ‌‍‌‌‌‍​‌‌ ​​‌‍‍‌‌‍‌‌‌ ​‍‌ ​ ​‍ ‍‌ ​ ‌‍​‌‌‍ ‍‌‍‍‌‌ ‌​‌ ‍‌​‍ ‍‌ ​ ‌ ‌​‌ ‌‌‌‍‌​‌‍‍‌‌‍ ​‍‌‍‌‍‍‌‌‍‌​​ ‌‌‍‌‍‌‍ ‌‍ ‌ ‌​‌‍‌‌‌ ​‍​‍‌‍‌ ‌​‌ ‍‌‌ ​​‌‍‌‌​ ‌‌‍‌‍‌‍ ‌‍ ‌ ‌​‌‍‌‌‌ ​‍​‍‌‍‌ ​​‌‍​‌‌ ‌​‌‍‍​​ ‌‌‍​ ‌‍ ‌‍ ​‌ ‌‌‌‍ ‌‌‍ ‍‌ ​ ​‍‌‌​ ‌‌‌​​‍‌‌ ‌‍‍ ‌‍‌‌‌ ‍‌​‍‌‌​ ​ ‌​‌​​‍‌‌​ ​ ‌​‌​​‍‌‌​ ​‍​ ​‍​ ‌‌​ ​ ​ ‌‌​ ‍‌‌‍​ ​ ​‍‌‍‌​​ ‍​‌‍​‌​ ‍​​ ​ ​ ​ ​‍‌‌​ ​‍​ ​‍​‍‌‌​ ‌‌‌​‌​​‍ ‍‌‍ ​‌‍‍‌‌‍ ‍‌‍‍ ‌ ​ ​‍‌‌​ ‌‌‌​​‍‌‌ ‌‍‍ ‌‍‌‌‌ ‍‌​‍‌‌​ ​ ‌​‌​​‍‌‌​ ​ ‌​‌​​‍‌‌​ ​‍​ ​‍‌‍​‍​ ​​‌‍‌‍​ ‌‍‌‍‌‍​ ​‌‌‍‌‌‌‍‌‍​ ‌ ​ ​‌‌‍‌‍‌‍‌​​‍‌‌​ ​‍​ ​‍​‍‌‌​ ‌‌‌​‌​​‍ ‍‌‍ ‍‌‍​‌‌‍ ‌‌‍‌‌​‍‌‍‌ ​​‌‍‌‌‌ ​‍‌ ​ ‌ ​​‌‍‌‌‌‍​ ‌ ‌​‌‍‍‌‌ ‌‍‌‍‌‌​ ‌‌ ​​‌ ‌‌‌‍​‍‌‍ ​‌‍‍‌‌ ​ ‌‍‍​‌‍‌‌‌‍‌​​‍​‍‌ ‌
Dining​​​​‌ ‍ ​‍​‍‌‍ ‌ ​‍‌‍‍‌‌‍‌ ‌‍‍‌‌‍ ‍​‍​‍​ ‍‍​‍​‍‌ ​ ‌‍​‌‌‍ ‍‌‍‍‌‌ ‌​‌ ‍‌​‍ ‍‌‍‍‌‌‍ ​‍​‍​‍ ​​‍​‍‌‍‍​‌ ​‍‌‍‌‌‌‍‌‍​‍​‍​ ‍‍​‍​‍‌‍‍​‌ ‌​‌ ‌​‌ ​​‌ ​ ​ ‍‍​‍ ​‍ ‌‍​ ‌‍‍​‌‍‌‌‌‍ ​‌ ​ ‌‍‌‌‌‍​‌‌ ​​‌‍‍‌‌‍‌‌‌ ​‍‌ ​ ​‍ ‍‌ ​ ‌‍​‌‌‍ ‍‌‍‍‌‌ ‌​‌ ‍‌​‍ ‍‌ ​ ‌ ‌​‌ ‌‌‌‍‌​‌‍‍‌‌‍ ​‍ ‌‍‍‌‌‍ ‍‌ ‌​‌‍‌‌‌‍ ‍‌ ‌​​‍ ‌‍‌‌‌‍‌​‌‍‍‌‌ ‌​​‍ ‌‍ ‌‌‍ ‌‍‌​‌‍‌‌​ ‌‌ ​​‌ ​‍‌‍‌‌‌ ​ ‌‍‌‌‌‍ ‍‌ ‌​‌‍​‌‌ ‌​‌‍‍‌‌‍ ‌‍ ‍​ ‍ ‌‍‍‌‌‍‌​​ ‌‌‍‌‍‌‍ ‌‍ ‌ ‌​‌‍‌‌‌ ​‍​ ‍ ‌ ‌​‌ ‍‌‌ ​​‌‍‌‌​ ‌‌‍‌‍‌‍ ‌‍ ‌ ‌​‌‍‌‌‌ ​‍​ ‍ ‌ ​​‌‍​‌‌ ‌​‌‍‍​​ ‌‌‍​ ‌‍ ‌‍ ​‌ ‌‌‌‍ ‌‌‍ ‍‌ ​ ​‍‌‌​ ‌‌‌​​‍‌‌ ‌‍‍ ‌‍‌‌‌ ‍‌​‍‌‌​ ​ ‌​‌​​‍‌‌​ ​ ‌​‌​​‍‌‌​ ​‍​ ​‍​ ‌‌​ ​ ​ ‌‌​ ‍‌‌‍​ ​ ​‍‌‍‌​​ ‍​‌‍​‌​ ‍​​ ​ ​ ​ ​‍‌‌​ ​‍​ ​‍​‍‌‌​ ‌‌‌​‌​​‍ ‍‌‍ ​‌‍‍‌‌‍ ‍‌‍‍ ‌ ​ ​‍‌‌​ ‌‌‌​​‍‌‌ ‌‍‍ ‌‍‌‌‌ ‍‌​‍‌‌​ ​ ‌​‌​​‍‌‌​ ​ ‌​‌​​‍‌‌​ ​‍​ ​‍​ ‍​‌‍‌‍‌‍‌​​ ‌‍​ ‍‌‌‍​‍‌‍‌‌​ ‌ ‌‍‌‍​ ‌​​ ‌​​ ​‍​‍‌‌​ ​‍​ ​‍​‍‌‌​ ‌‌‌​‌​​‍ ‍‌‍ ‍‌‍​‌‌‍ ‌‌‍‌‌​ ‌‍​‍‌‍​‌‌ ​ ‌‍‌‌‌‌‌‌‌ ​‍‌‍ ​​ ‌‌‍‍​‌ ‌​‌ ‌​‌ ​​‌ ​ ​‍‌‌​ ​ ‌​​‌​‍‌‌​ ​‍‌​‌‍​‍‌‌​ ​‍‌​‌‍‌‍​ ‌‍‍​‌‍‌‌‌‍ ​‌ ​ ‌‍‌‌‌‍​‌‌ ​​‌‍‍‌‌‍‌‌‌ ​‍‌ ​ ​‍ ‍‌ ​ ‌‍​‌‌‍ ‍‌‍‍‌‌ ‌​‌ ‍‌​‍ ‍‌ ​ ‌ ‌​‌ ‌‌‌‍‌​‌‍‍‌‌‍ ​‍‌‍‌‍‍‌‌‍‌​​ ‌‌‍‌‍‌‍ ‌‍ ‌ ‌​‌‍‌‌‌ ​‍​‍‌‍‌ ‌​‌ ‍‌‌ ​​‌‍‌‌​ ‌‌‍‌‍‌‍ ‌‍ ‌ ‌​‌‍‌‌‌ ​‍​‍‌‍‌ ​​‌‍​‌‌ ‌​‌‍‍​​ ‌‌‍​ ‌‍ ‌‍ ​‌ ‌‌‌‍ ‌‌‍ ‍‌ ​ ​‍‌‌​ ‌‌‌​​‍‌‌ ‌‍‍ ‌‍‌‌‌ ‍‌​‍‌‌​ ​ ‌​‌​​‍‌‌​ ​ ‌​‌​​‍‌‌​ ​‍​ ​‍​ ‌‌​ ​ ​ ‌‌​ ‍‌‌‍​ ​ ​‍‌‍‌​​ ‍​‌‍​‌​ ‍​​ ​ ​ ​ ​‍‌‌​ ​‍​ ​‍​‍‌‌​ ‌‌‌​‌​​‍ ‍‌‍ ​‌‍‍‌‌‍ ‍‌‍‍ ‌ ​ ​‍‌‌​ ‌‌‌​​‍‌‌ ‌‍‍ ‌‍‌‌‌ ‍‌​‍‌‌​ ​ ‌​‌​​‍‌‌​ ​ ‌​‌​​‍‌‌​ ​‍​ ​‍​ ‍​‌‍‌‍‌‍‌​​ ‌‍​ ‍‌‌‍​‍‌‍‌‌​ ‌ ‌‍‌‍​ ‌​​ ‌​​ ​‍​‍‌‌​ ​‍​ ​‍​‍‌‌​ ‌‌‌​‌​​‍ ‍‌‍ ‍‌‍​‌‌‍ ‌‌‍‌‌​‍‌‍‌ ​​‌‍‌‌‌ ​‍‌ ​ ‌ ​​‌‍‌‌‌‍​ ‌ ‌​‌‍‍‌‌ ‌‍‌‍‌‌​ ‌‌ ​​‌ ‌‌‌‍​‍‌‍ ​‌‍‍‌‌ ​ ‌‍‍​‌‍‌‌‌‍‌​​‍​‍‌ ‌
Attractions & Services​​​​‌ ‍ ​‍​‍‌‍ ‌ ​‍‌‍‍‌‌‍‌ ‌‍‍‌‌‍ ‍​‍​‍​ ‍‍​‍​‍‌ ​ ‌‍​‌‌‍ ‍‌‍‍‌‌ ‌​‌ ‍‌​‍ ‍‌‍‍‌‌‍ ​‍​‍​‍ ​​‍​‍‌‍‍​‌ ​‍‌‍‌‌‌‍‌‍​‍​‍​ ‍‍​‍​‍‌‍‍​‌ ‌​‌ ‌​‌ ​​‌ ​ ​ ‍‍​‍ ​‍ ‌‍​ ‌‍‍​‌‍‌‌‌‍ ​‌ ​ ‌‍‌‌‌‍​‌‌ ​​‌‍‍‌‌‍‌‌‌ ​‍‌ ​ ​‍ ‍‌ ​ ‌‍​‌‌‍ ‍‌‍‍‌‌ ‌​‌ ‍‌​‍ ‍‌ ​ ‌ ‌​‌ ‌‌‌‍‌​‌‍‍‌‌‍ ​‍ ‌‍‍‌‌‍ ‍‌ ‌​‌‍‌‌‌‍ ‍‌ ‌​​‍ ‌‍‌‌‌‍‌​‌‍‍‌‌ ‌​​‍ ‌‍ ‌‌‍ ‌‍‌​‌‍‌‌​ ‌‌ ​​‌ ​‍‌‍‌‌‌ ​ ‌‍‌‌‌‍ ‍‌ ‌​‌‍​‌‌ ‌​‌‍‍‌‌‍ ‌‍ ‍​ ‍ ‌‍‍‌‌‍‌​​ ‌‌‍‌‍‌‍ ‌‍ ‌ ‌​‌‍‌‌‌ ​‍​ ‍ ‌ ‌​‌ ‍‌‌ ​​‌‍‌‌​ ‌‌‍‌‍‌‍ ‌‍ ‌ ‌​‌‍‌‌‌ ​‍​ ‍ ‌ ​​‌‍​‌‌ ‌​‌‍‍​​ ‌‌‍​ ‌‍ ‌‍ ​‌ ‌‌‌‍ ‌‌‍ ‍‌ ​ ​‍‌‌​ ‌‌‌​​‍‌‌ ‌‍‍ ‌‍‌‌‌ ‍‌​‍‌‌​ ​ ‌​‌​​‍‌‌​ ​ ‌​‌​​‍‌‌​ ​‍​ ​‍​ ‌‌​ ​ ​ ‌‌​ ‍‌‌‍​ ​ ​‍‌‍‌​​ ‍​‌‍​‌​ ‍​​ ​ ​ ​ ​‍‌‌​ ​‍​ ​‍​‍‌‌​ ‌‌‌​‌​​‍ ‍‌‍ ​‌‍‍‌‌‍ ‍‌‍‍ ‌ ​ ​‍‌‌​ ‌‌‌​​‍‌‌ ‌‍‍ ‌‍‌‌‌ ‍‌​‍‌‌​ ​ ‌​‌​​‍‌‌​ ​ ‌​‌​​‍‌‌​ ​‍​ ​‍​ ​​​ ​ ​ ‍‌​ ‍‌​ ​‍​ ‌​‌‍​‍​ ‌ ​ ​‍​ ‌ ‌‍​‍‌‍‌​​‍‌‌​ ​‍​ ​‍​‍‌‌​ ‌‌‌​‌​​‍ ‍‌‍ ‍‌‍​‌‌‍ ‌‌‍‌‌​ ‌‍​‍‌‍​‌‌ ​ ‌‍‌‌‌‌‌‌‌ ​‍‌‍ ​​ ‌‌‍‍​‌ ‌​‌ ‌​‌ ​​‌ ​ ​‍‌‌​ ​ ‌​​‌​‍‌‌​ ​‍‌​‌‍​‍‌‌​ ​‍‌​‌‍‌‍​ ‌‍‍​‌‍‌‌‌‍ ​‌ ​ ‌‍‌‌‌‍​‌‌ ​​‌‍‍‌‌‍‌‌‌ ​‍‌ ​ ​‍ ‍‌ ​ ‌‍​‌‌‍ ‍‌‍‍‌‌ ‌​‌ ‍‌​‍ ‍‌ ​ ‌ ‌​‌ ‌‌‌‍‌​‌‍‍‌‌‍ ​‍‌‍‌‍‍‌‌‍‌​​ ‌‌‍‌‍‌‍ ‌‍ ‌ ‌​‌‍‌‌‌ ​‍​‍‌‍‌ ‌​‌ ‍‌‌ ​​‌‍‌‌​ ‌‌‍‌‍‌‍ ‌‍ ‌ ‌​‌‍‌‌‌ ​‍​‍‌‍‌ ​​‌‍​‌‌ ‌​‌‍‍​​ ‌‌‍​ ‌‍ ‌‍ ​‌ ‌‌‌‍ ‌‌‍ ‍‌ ​ ​‍‌‌​ ‌‌‌​​‍‌‌ ‌‍‍ ‌‍‌‌‌ ‍‌​‍‌‌​ ​ ‌​‌​​‍‌‌​ ​ ‌​‌​​‍‌‌​ ​‍​ ​‍​ ‌‌​ ​ ​ ‌‌​ ‍‌‌‍​ ​ ​‍‌‍‌​​ ‍​‌‍​‌​ ‍​​ ​ ​ ​ ​‍‌‌​ ​‍​ ​‍​‍‌‌​ ‌‌‌​‌​​‍ ‍‌‍ ​‌‍‍‌‌‍ ‍‌‍‍ ‌ ​ ​‍‌‌​ ‌‌‌​​‍‌‌ ‌‍‍ ‌‍‌‌‌ ‍‌​‍‌‌​ ​ ‌​‌​​‍‌‌​ ​ ‌​‌​​‍‌‌​ ​‍​ ​‍​ ​​​ ​ ​ ‍‌​ ‍‌​ ​‍​ ‌​‌‍​‍​ ‌ ​ ​‍​ ‌ ‌‍​‍‌‍‌​​‍‌‌​ ​‍​ ​‍​‍‌‌​ ‌‌‌​‌​​‍ ‍‌‍ ‍‌‍​‌‌‍ ‌‌‍‌‌​‍‌‍‌ ​​‌‍‌‌‌ ​‍‌ ​ ‌ ​​‌‍‌‌‌‍​ ‌ ‌​‌‍‍‌‌ ‌‍‌‍‌‌​ ‌‌ ​​‌ ‌‌‌‍​‍‌‍ ​‌‍‍‌‌ ​ ‌‍‍​‌‍‌‌‌‍‌​​‍​‍‌ ‌
Stay in Touch​​​​‌ ‍ ​‍​‍‌‍ ‌ ​‍‌‍‍‌‌‍‌ ‌‍‍‌‌‍ ‍​‍​‍​ ‍‍​‍​‍‌ ​ ‌‍​‌‌‍ ‍‌‍‍‌‌ ‌​‌ ‍‌​‍ ‍‌‍‍‌‌‍ ​‍​‍​‍ ​​‍​‍‌‍‍​‌ ​‍‌‍‌‌‌‍‌‍​‍​‍​ ‍‍​‍​‍‌‍‍​‌ ‌​‌ ‌​‌ ​​‌ ​ ​ ‍‍​‍ ​‍ ‌‍​ ‌‍‍​‌‍‌‌‌‍ ​‌ ​ ‌‍‌‌‌‍​‌‌ ​​‌‍‍‌‌‍‌‌‌ ​‍‌ ​ ​‍ ‍‌ ​ ‌‍​‌‌‍ ‍‌‍‍‌‌ ‌​‌ ‍‌​‍ ‍‌ ​ ‌ ‌​‌ ‌‌‌‍‌​‌‍‍‌‌‍ ​‍ ‌‍‍‌‌‍ ‍‌ ‌​‌‍‌‌‌‍ ‍‌ ‌​​‍ ‌‍‌‌‌‍‌​‌‍‍‌‌ ‌​​‍ ‌‍ ‌‌‍ ‌‍‌​‌‍‌‌​ ‌‌ ​​‌ ​‍‌‍‌‌‌ ​ ‌‍‌‌‌‍ ‍‌ ‌​‌‍​‌‌ ‌​‌‍‍‌‌‍ ‌‍ ‍​ ‍ ‌‍‍‌‌‍‌​​ ‌‌‍‌‍‌‍ ‌‍ ‌ ‌​‌‍‌‌‌ ​‍​ ‍ ‌ ‌​‌ ‍‌‌ ​​‌‍‌‌​ ‌‌‍‌‍‌‍ ‌‍ ‌ ‌​‌‍‌‌‌ ​‍​ ‍ ‌ ​​‌‍​‌‌ ‌​‌‍‍​​ ‌‌‍​ ‌‍ ‌‍ ​‌ ‌‌‌‍ ‌‌‍ ‍‌ ​ ​‍‌‌​ ‌‌‌​​‍‌‌ ‌‍‍ ‌‍‌‌‌ ‍‌​‍‌‌​ ​ ‌​‌​​‍‌‌​ ​ ‌​‌​​‍‌‌​ ​‍​ ​‍​ ‍​‌‍​‍‌‍‌​​ ​‌‌‍​‍‌‍‌‌‌‍‌‌‌‍‌​‌‍​‌​ ​‍‌‍‌‌‌‍​‌​‍‌‌​ ​‍​ ​‍​‍‌‌​ ‌‌‌​‌​​‍ ‍‌ ‌​‌‍‍‌‌ ‌​‌‍ ​‌‍‌‌​ ‌‍​‍‌‍​‌‌ ​ ‌‍‌‌‌‌‌‌‌ ​‍‌‍ ​​ ‌‌‍‍​‌ ‌​‌ ‌​‌ ​​‌ ​ ​‍‌‌​ ​ ‌​​‌​‍‌‌​ ​‍‌​‌‍​‍‌‌​ ​‍‌​‌‍‌‍​ ‌‍‍​‌‍‌‌‌‍ ​‌ ​ ‌‍‌‌‌‍​‌‌ ​​‌‍‍‌‌‍‌‌‌ ​‍‌ ​ ​‍ ‍‌ ​ ‌‍​‌‌‍ ‍‌‍‍‌‌ ‌​‌ ‍‌​‍ ‍‌ ​ ‌ ‌​‌ ‌‌‌‍‌​‌‍‍‌‌‍ ​‍‌‍‌‍‍‌‌‍‌​​ ‌‌‍‌‍‌‍ ‌‍ ‌ ‌​‌‍‌‌‌ ​‍​‍‌‍‌ ‌​‌ ‍‌‌ ​​‌‍‌‌​ ‌‌‍‌‍‌‍ ‌‍ ‌ ‌​‌‍‌‌‌ ​‍​‍‌‍‌ ​​‌‍​‌‌ ‌​‌‍‍​​ ‌‌‍​ ‌‍ ‌‍ ​‌ ‌‌‌‍ ‌‌‍ ‍‌ ​ ​‍‌‌​ ‌‌‌​​‍‌‌ ‌‍‍ ‌‍‌‌‌ ‍‌​‍‌‌​ ​ ‌​‌​​‍‌‌​ ​ ‌​‌​​‍‌‌​ ​‍​ ​‍​ ‍​‌‍​‍‌‍‌​​ ​‌‌‍​‍‌‍‌‌‌‍‌‌‌‍‌​‌‍​‌​ ​‍‌‍‌‌‌‍​‌​‍‌‌​ ​‍​ ​‍​‍‌‌​ ‌‌‌​‌​​‍ ‍‌ ‌​‌‍‍‌‌ ‌​‌‍ ​‌‍‌‌​‍‌‍‌ ​​‌‍‌‌‌ ​‍‌ ​ ‌ ​​‌‍‌‌‌‍​ ‌ ‌​‌‍‍‌‌ ‌‍‌‍‌‌​ ‌‌ ​​‌ ‌‌‌‍​‍‌‍ ​‌‍‍‌‌ ​ ‌‍‍​‌‍‌‌‌‍‌​​‍​‍‌ ‌
News + Press​​​​‌ ‍ ​‍​‍‌‍ ‌ ​‍‌‍‍‌‌‍‌ ‌‍‍‌‌‍ ‍​‍​‍​ ‍‍​‍​‍‌ ​ ‌‍​‌‌‍ ‍‌‍‍‌‌ ‌​‌ ‍‌​‍ ‍‌‍‍‌‌‍ ​‍​‍​‍ ​​‍​‍‌‍‍​‌ ​‍‌‍‌‌‌‍‌‍​‍​‍​ ‍‍​‍​‍‌‍‍​‌ ‌​‌ ‌​‌ ​​‌ ​ ​ ‍‍​‍ ​‍ ‌‍​ ‌‍‍​‌‍‌‌‌‍ ​‌ ​ ‌‍‌‌‌‍​‌‌ ​​‌‍‍‌‌‍‌‌‌ ​‍‌ ​ ​‍ ‍‌ ​ ‌‍​‌‌‍ ‍‌‍‍‌‌ ‌​‌ ‍‌​‍ ‍‌ ​ ‌ ‌​‌ ‌‌‌‍‌​‌‍‍‌‌‍ ​‍ ‌‍‍‌‌‍ ‍‌ ‌​‌‍‌‌‌‍ ‍‌ ‌​​‍ ‌‍‌‌‌‍‌​‌‍‍‌‌ ‌​​‍ ‌‍ ‌‌‍ ‌‍‌​‌‍‌‌​ ‌‌ ​​‌ ​‍‌‍‌‌‌ ​ ‌‍‌‌‌‍ ‍‌ ‌​‌‍​‌‌ ‌​‌‍‍‌‌‍ ‌‍ ‍​ ‍ ‌‍‍‌‌‍‌​​ ‌‌‍‌‍‌‍ ‌‍ ‌ ‌​‌‍‌‌‌ ​‍​ ‍ ‌ ‌​‌ ‍‌‌ ​​‌‍‌‌​ ‌‌‍‌‍‌‍ ‌‍ ‌ ‌​‌‍‌‌‌ ​‍​ ‍ ‌ ​​‌‍​‌‌ ‌​‌‍‍​​ ‌‌‍​ ‌‍ ‌‍ ​‌ ‌‌‌‍ ‌‌‍ ‍‌ ​ ​‍‌‌​ ‌‌‌​​‍‌‌ ‌‍‍ ‌‍‌‌‌ ‍‌​‍‌‌​ ​ ‌​‌​​‍‌‌​ ​ ‌​‌​​‍‌‌​ ​‍​ ​‍​ ‍​‌‍​‍‌‍‌​​ ​‌‌‍​‍‌‍‌‌‌‍‌‌‌‍‌​‌‍​‌​ ​‍‌‍‌‌‌‍​‌​‍‌‌​ ​‍​ ​‍​‍‌‌​ ‌‌‌​‌​​‍ ‍‌‍ ​‌‍‍‌‌‍ ‍‌‍‍ ‌ ​ ​‍‌‌​ ‌‌‌​​‍‌‌ ‌‍‍ ‌‍‌‌‌ ‍‌​‍‌‌​ ​ ‌​‌​​‍‌‌​ ​ ‌​‌​​‍‌‌​ ​‍​ ​‍‌‍‌‍​ ‌‌​ ​‍​ ‍‌‌‍​‌‌‍‌​​ ‍​‌‍​‍​ ‍‌​ ​‍​ ‌​​ ​ ​‍‌‌​ ​‍​ ​‍​‍‌‌​ ‌‌‌​‌​​‍ ‍‌‍ ‍‌‍​‌‌‍ ‌‌‍‌‌​ ‌‍​‍‌‍​‌‌ ​ ‌‍‌‌‌‌‌‌‌ ​‍‌‍ ​​ ‌‌‍‍​‌ ‌​‌ ‌​‌ ​​‌ ​ ​‍‌‌​ ​ ‌​​‌​‍‌‌​ ​‍‌​‌‍​‍‌‌​ ​‍‌​‌‍‌‍​ ‌‍‍​‌‍‌‌‌‍ ​‌ ​ ‌‍‌‌‌‍​‌‌ ​​‌‍‍‌‌‍‌‌‌ ​‍‌ ​ ​‍ ‍‌ ​ ‌‍​‌‌‍ ‍‌‍‍‌‌ ‌​‌ ‍‌​‍ ‍‌ ​ ‌ ‌​‌ ‌‌‌‍‌​‌‍‍‌‌‍ ​‍‌‍‌‍‍‌‌‍‌​​ ‌‌‍‌‍‌‍ ‌‍ ‌ ‌​‌‍‌‌‌ ​‍​‍‌‍‌ ‌​‌ ‍‌‌ ​​‌‍‌‌​ ‌‌‍‌‍‌‍ ‌‍ ‌ ‌​‌‍‌‌‌ ​‍​‍‌‍‌ ​​‌‍​‌‌ ‌​‌‍‍​​ ‌‌‍​ ‌‍ ‌‍ ​‌ ‌‌‌‍ ‌‌‍ ‍‌ ​ ​‍‌‌​ ‌‌‌​​‍‌‌ ‌‍‍ ‌‍‌‌‌ ‍‌​‍‌‌​ ​ ‌​‌​​‍‌‌​ ​ ‌​‌​​‍‌‌​ ​‍​ ​‍​ ‍​‌‍​‍‌‍‌​​ ​‌‌‍​‍‌‍‌‌‌‍‌‌‌‍‌​‌‍​‌​ ​‍‌‍‌‌‌‍​‌​‍‌‌​ ​‍​ ​‍​‍‌‌​ ‌‌‌​‌​​‍ ‍‌‍ ​‌‍‍‌‌‍ ‍‌‍‍ ‌ ​ ​‍‌‌​ ‌‌‌​​‍‌‌ ‌‍‍ ‌‍‌‌‌ ‍‌​‍‌‌​ ​ ‌​‌​​‍‌‌​ ​ ‌​‌​​‍‌‌​ ​‍​ ​‍‌‍‌‍​ ‌‌​ ​‍​ ‍‌‌‍​‌‌‍‌​​ ‍​‌‍​‍​ ‍‌​ ​‍​ ‌​​ ​ ​‍‌‌​ ​‍​ ​‍​‍‌‌​ ‌‌‌​‌​​‍ ‍‌‍ ‍‌‍​‌‌‍ ‌‌‍‌‌​‍‌‍‌ ​​‌‍‌‌‌ ​‍‌ ​ ‌ ​​‌‍‌‌‌‍​ ‌ ‌​‌‍‍‌‌ ‌‍‌‍‌‌​ ‌‌ ​​‌ ‌‌‌‍​‍‌‍ ​‌‍‍‌‌ ​ ‌‍‍​‌‍‌‌‌‍‌​​‍​‍‌ ‌
@chelseapiersnyc​​​​‌ ‍ ​‍​‍‌‍ ‌ ​‍‌‍‍‌‌‍‌ ‌‍‍‌‌‍ ‍​‍​‍​ ‍‍​‍​‍‌ ​ ‌‍​‌‌‍ ‍‌‍‍‌‌ ‌​‌ ‍‌​‍ ‍‌‍‍‌‌‍ ​‍​‍​‍ ​​‍​‍‌‍‍​‌ ​‍‌‍‌‌‌‍‌‍​‍​‍​ ‍‍​‍​‍‌‍‍​‌ ‌​‌ ‌​‌ ​​‌ ​ ​ ‍‍​‍ ​‍ ‌‍​ ‌‍‍​‌‍‌‌‌‍ ​‌ ​ ‌‍‌‌‌‍​‌‌ ​​‌‍‍‌‌‍‌‌‌ ​‍‌ ​ ​‍ ‍‌ ​ ‌‍​‌‌‍ ‍‌‍‍‌‌ ‌​‌ ‍‌​‍ ‍‌ ​ ‌ ‌​‌ ‌‌‌‍‌​‌‍‍‌‌‍ ​‍ ‌‍‍‌‌‍ ‍‌ ‌​‌‍‌‌‌‍ ‍‌ ‌​​‍ ‌‍‌‌‌‍‌​‌‍‍‌‌ ‌​​‍ ‌‍ ‌‌‍ ‌‍‌​‌‍‌‌​ ‌‌ ​​‌ ​‍‌‍‌‌‌ ​ ‌‍‌‌‌‍ ‍‌ ‌​‌‍​‌‌ ‌​‌‍‍‌‌‍ ‌‍ ‍​ ‍ ‌‍‍‌‌‍‌​​ ‌‌‍‌‍‌‍ ‌‍ ‌ ‌​‌‍‌‌‌ ​‍​ ‍ ‌ ‌​‌ ‍‌‌ ​​‌‍‌‌​ ‌‌‍‌‍‌‍ ‌‍ ‌ ‌​‌‍‌‌‌ ​‍​ ‍ ‌ ​​‌‍​‌‌ ‌​‌‍‍​​ ‌‌‍​ ‌‍ ‌‍ ​‌ ‌‌‌‍ ‌‌‍ ‍‌ ​ ​‍‌‌​ ‌‌‌​​‍‌‌ ‌‍‍ ‌‍‌‌‌ ‍‌​‍‌‌​ ​ ‌​‌​​‍‌‌​ ​ ‌​‌​​‍‌‌​ ​‍​ ​‍​ ‍​‌‍​‍‌‍‌​​ ​‌‌‍​‍‌‍‌‌‌‍‌‌‌‍‌​‌‍​‌​ ​‍‌‍‌‌‌‍​‌​‍‌‌​ ​‍​ ​‍​‍‌‌​ ‌‌‌​‌​​‍ ‍‌‍ ​‌‍‍‌‌‍ ‍‌‍‍ ‌ ​ ​‍‌‌​ ‌‌‌​​‍‌‌ ‌‍‍ ‌‍‌‌‌ ‍‌​‍‌‌​ ​ ‌​‌​​‍‌‌​ ​ ‌​‌​​‍‌‌​ ​‍​ ​‍​ ‌​​ ​ ​ ​​‌‍‌‌‌‍​ ‌‍​‌​ ​​​ ‌​‌‍‌‌‌‍‌‍​ ‌​​ ‍‌​‍‌‌​ ​‍​ ​‍​‍‌‌​ ‌‌‌​‌​​‍ ‍‌‍ ‍‌‍​‌‌‍ ‌‌‍‌‌​ ‌‍​‍‌‍​‌‌ ​ ‌‍‌‌‌‌‌‌‌ ​‍‌‍ ​​ ‌‌‍‍​‌ ‌​‌ ‌​‌ ​​‌ ​ ​‍‌‌​ ​ ‌​​‌​‍‌‌​ ​‍‌​‌‍​‍‌‌​ ​‍‌​‌‍‌‍​ ‌‍‍​‌‍‌‌‌‍ ​‌ ​ ‌‍‌‌‌‍​‌‌ ​​‌‍‍‌‌‍‌‌‌ ​‍‌ ​ ​‍ ‍‌ ​ ‌‍​‌‌‍ ‍‌‍‍‌‌ ‌​‌ ‍‌​‍ ‍‌ ​ ‌ ‌​‌ ‌‌‌‍‌​‌‍‍‌‌‍ ​‍‌‍‌‍‍‌‌‍‌​​ ‌‌‍‌‍‌‍ ‌‍ ‌ ‌​‌‍‌‌‌ ​‍​‍‌‍‌ ‌​‌ ‍‌‌ ​​‌‍‌‌​ ‌‌‍‌‍‌‍ ‌‍ ‌ ‌​‌‍‌‌‌ ​‍​‍‌‍‌ ​​‌‍​‌‌ ‌​‌‍‍​​ ‌‌‍​ ‌‍ ‌‍ ​‌ ‌‌‌‍ ‌‌‍ ‍‌ ​ ​‍‌‌​ ‌‌‌​​‍‌‌ ‌‍‍ ‌‍‌‌‌ ‍‌​‍‌‌​ ​ ‌​‌​​‍‌‌​ ​ ‌​‌​​‍‌‌​ ​‍​ ​‍​ ‍​‌‍​‍‌‍‌​​ ​‌‌‍​‍‌‍‌‌‌‍‌‌‌‍‌​‌‍​‌​ ​‍‌‍‌‌‌‍​‌​‍‌‌​ ​‍​ ​‍​‍‌‌​ ‌‌‌​‌​​‍ ‍‌‍ ​‌‍‍‌‌‍ ‍‌‍‍ ‌ ​ ​‍‌‌​ ‌‌‌​​‍‌‌ ‌‍‍ ‌‍‌‌‌ ‍‌​‍‌‌​ ​ ‌​‌​​‍‌‌​ ​ ‌​‌​​‍‌‌​ ​‍​ ​‍​ ‌​​ ​ ​ ​​‌‍‌‌‌‍​ ‌‍​‌​ ​​​ ‌​‌‍‌‌‌‍‌‍​ ‌​​ ‍‌​‍‌‌​ ​‍​ ​‍​‍‌‌​ ‌‌‌​‌​​‍ ‍‌‍ ‍‌‍​‌‌‍ ‌‌‍‌‌​‍‌‍‌ ​​‌‍‌‌‌ ​‍‌ ​ ‌ ​​‌‍‌‌‌‍​ ‌ ‌​‌‍‍‌‌ ‌‍‌‍‌‌​ ‌‌ ​​‌ ‌‌‌‍​‍‌‍ ​‌‍‍‌‌ ​ ‌‍‍​‌‍‌‌‌‍‌​​‍​‍‌ ‌
@chelseapiersbrooklyn​​​​‌ ‍ ​‍​‍‌‍ ‌ ​‍‌‍‍‌‌‍‌ ‌‍‍‌‌‍ ‍​‍​‍​ ‍‍​‍​‍‌ ​ ‌‍​‌‌‍ ‍‌‍‍‌‌ ‌​‌ ‍‌​‍ ‍‌‍‍‌‌‍ ​‍​‍​‍ ​​‍​‍‌‍‍​‌ ​‍‌‍‌‌‌‍‌‍​‍​‍​ ‍‍​‍​‍‌‍‍​‌ ‌​‌ ‌​‌ ​​‌ ​ ​ ‍‍​‍ ​‍ ‌‍​ ‌‍‍​‌‍‌‌‌‍ ​‌ ​ ‌‍‌‌‌‍​‌‌ ​​‌‍‍‌‌‍‌‌‌ ​‍‌ ​ ​‍ ‍‌ ​ ‌‍​‌‌‍ ‍‌‍‍‌‌ ‌​‌ ‍‌​‍ ‍‌ ​ ‌ ‌​‌ ‌‌‌‍‌​‌‍‍‌‌‍ ​‍ ‌‍‍‌‌‍ ‍‌ ‌​‌‍‌‌‌‍ ‍‌ ‌​​‍ ‌‍‌‌‌‍‌​‌‍‍‌‌ ‌​​‍ ‌‍ ‌‌‍ ‌‍‌​‌‍‌‌​ ‌‌ ​​‌ ​‍‌‍‌‌‌ ​ ‌‍‌‌‌‍ ‍‌ ‌​‌‍​‌‌ ‌​‌‍‍‌‌‍ ‌‍ ‍​ ‍ ‌‍‍‌‌‍‌​​ ‌‌‍‌‍‌‍ ‌‍ ‌ ‌​‌‍‌‌‌ ​‍​ ‍ ‌ ‌​‌ ‍‌‌ ​​‌‍‌‌​ ‌‌‍‌‍‌‍ ‌‍ ‌ ‌​‌‍‌‌‌ ​‍​ ‍ ‌ ​​‌‍​‌‌ ‌​‌‍‍​​ ‌‌‍​ ‌‍ ‌‍ ​‌ ‌‌‌‍ ‌‌‍ ‍‌ ​ ​‍‌‌​ ‌‌‌​​‍‌‌ ‌‍‍ ‌‍‌‌‌ ‍‌​‍‌‌​ ​ ‌​‌​​‍‌‌​ ​ ‌​‌​​‍‌‌​ ​‍​ ​‍​ ‍​‌‍​‍‌‍‌​​ ​‌‌‍​‍‌‍‌‌‌‍‌‌‌‍‌​‌‍​‌​ ​‍‌‍‌‌‌‍​‌​‍‌‌​ ​‍​ ​‍​‍‌‌​ ‌‌‌​‌​​‍ ‍‌‍ ​‌‍‍‌‌‍ ‍‌‍‍ ‌ ​ ​‍‌‌​ ‌‌‌​​‍‌‌ ‌‍‍ ‌‍‌‌‌ ‍‌​‍‌‌​ ​ ‌​‌​​‍‌‌​ ​ ‌​‌​​‍‌‌​ ​‍​ ​‍​ ​ ​ ‌ ​ ‍​​ ​‌‌‍‌​​ ​‍‌‍‌​‌‍​‍‌‍‌‌​ ‌ ​ ​‍​ ​​​ ‌‍​ ‍‌​ ‌‌​ ​ ​ ​‍​ ‌​‌‍‌‍‌‍‌‍‌‍​‌​ ‌‌​ ‌‌‌‍​‍‌‍​ ‌‍‌‌​ ‌‌‌‍‌‌‌‍​ ‌‍​‌​ ‍​​ ​‍​‍‌‌​ ​‍​ ​‍​‍‌‌​ ‌‌‌​‌​​‍ ‍‌‍ ‍‌‍​‌‌‍ ‌‌‍‌‌​ ‌‍​‍‌‍​‌‌ ​ ‌‍‌‌‌‌‌‌‌ ​‍‌‍ ​​ ‌‌‍‍​‌ ‌​‌ ‌​‌ ​​‌ ​ ​‍‌‌​ ​ ‌​​‌​‍‌‌​ ​‍‌​‌‍​‍‌‌​ ​‍‌​‌‍‌‍​ ‌‍‍​‌‍‌‌‌‍ ​‌ ​ ‌‍‌‌‌‍​‌‌ ​​‌‍‍‌‌‍‌‌‌ ​‍‌ ​ ​‍ ‍‌ ​ ‌‍​‌‌‍ ‍‌‍‍‌‌ ‌​‌ ‍‌​‍ ‍‌ ​ ‌ ‌​‌ ‌‌‌‍‌​‌‍‍‌‌‍ ​‍‌‍‌‍‍‌‌‍‌​​ ‌‌‍‌‍‌‍ ‌‍ ‌ ‌​‌‍‌‌‌ ​‍​‍‌‍‌ ‌​‌ ‍‌‌ ​​‌‍‌‌​ ‌‌‍‌‍‌‍ ‌‍ ‌ ‌​‌‍‌‌‌ ​‍​‍‌‍‌ ​​‌‍​‌‌ ‌​‌‍‍​​ ‌‌‍​ ‌‍ ‌‍ ​‌ ‌‌‌‍ ‌‌‍ ‍‌ ​ ​‍‌‌​ ‌‌‌​​‍‌‌ ‌‍‍ ‌‍‌‌‌ ‍‌​‍‌‌​ ​ ‌​‌​​‍‌‌​ ​ ‌​‌​​‍‌‌​ ​‍​ ​‍​ ‍​‌‍​‍‌‍‌​​ ​‌‌‍​‍‌‍‌‌‌‍‌‌‌‍‌​‌‍​‌​ ​‍‌‍‌‌‌‍​‌​‍‌‌​ ​‍​ ​‍​‍‌‌​ ‌‌‌​‌​​‍ ‍‌‍ ​‌‍‍‌‌‍ ‍‌‍‍ ‌ ​ ​‍‌‌​ ‌‌‌​​‍‌‌ ‌‍‍ ‌‍‌‌‌ ‍‌​‍‌‌​ ​ ‌​‌​​‍‌‌​ ​ ‌​‌​​‍‌‌​ ​‍​ ​‍​ ​ ​ ‌ ​ ‍​​ ​‌‌‍‌​​ ​‍‌‍‌​‌‍​‍‌‍‌‌​ ‌ ​ ​‍​ ​​​ ‌‍​ ‍‌​ ‌‌​ ​ ​ ​‍​ ‌​‌‍‌‍‌‍‌‍‌‍​‌​ ‌‌​ ‌‌‌‍​‍‌‍​ ‌‍‌‌​ ‌‌‌‍‌‌‌‍​ ‌‍​‌​ ‍​​ ​‍​‍‌‌​ ​‍​ ​‍​‍‌‌​ ‌‌‌​‌​​‍ ‍‌‍ ‍‌‍​‌‌‍ ‌‌‍‌‌​‍‌‍‌ ​​‌‍‌‌‌ ​‍‌ ​ ‌ ​​‌‍‌‌‌‍​ ‌ ‌​‌‍‍‌‌ ‌‍‌‍‌‌​ ‌‌ ​​‌ ‌‌‌‍​‍‌‍ ​‌‍‍‌‌ ​ ‌‍‍​‌‍‌‌‌‍‌​​‍​‍‌ ‌
@chelseapiersct​​​​‌ ‍ ​‍​‍‌‍ ‌ ​‍‌‍‍‌‌‍‌ ‌‍‍‌‌‍ ‍​‍​‍​ ‍‍​‍​‍‌ ​ ‌‍​‌‌‍ ‍‌‍‍‌‌ ‌​‌ ‍‌​‍ ‍‌‍‍‌‌‍ ​‍​‍​‍ ​​‍​‍‌‍‍​‌ ​‍‌‍‌‌‌‍‌‍​‍​‍​ ‍‍​‍​‍‌‍‍​‌ ‌​‌ ‌​‌ ​​‌ ​ ​ ‍‍​‍ ​‍ ‌‍​ ‌‍‍​‌‍‌‌‌‍ ​‌ ​ ‌‍‌‌‌‍​‌‌ ​​‌‍‍‌‌‍‌‌‌ ​‍‌ ​ ​‍ ‍‌ ​ ‌‍​‌‌‍ ‍‌‍‍‌‌ ‌​‌ ‍‌​‍ ‍‌ ​ ‌ ‌​‌ ‌‌‌‍‌​‌‍‍‌‌‍ ​‍ ‌‍‍‌‌‍ ‍‌ ‌​‌‍‌‌‌‍ ‍‌ ‌​​‍ ‌‍‌‌‌‍‌​‌‍‍‌‌ ‌​​‍ ‌‍ ‌‌‍ ‌‍‌​‌‍‌‌​ ‌‌ ​​‌ ​‍‌‍‌‌‌ ​ ‌‍‌‌‌‍ ‍‌ ‌​‌‍​‌‌ ‌​‌‍‍‌‌‍ ‌‍ ‍​ ‍ ‌‍‍‌‌‍‌​​ ‌‌‍‌‍‌‍ ‌‍ ‌ ‌​‌‍‌‌‌ ​‍​ ‍ ‌ ‌​‌ ‍‌‌ ​​‌‍‌‌​ ‌‌‍‌‍‌‍ ‌‍ ‌ ‌​‌‍‌‌‌ ​‍​ ‍ ‌ ​​‌‍​‌‌ ‌​‌‍‍​​ ‌‌‍​ ‌‍ ‌‍ ​‌ ‌‌‌‍ ‌‌‍ ‍‌ ​ ​‍‌‌​ ‌‌‌​​‍‌‌ ‌‍‍ ‌‍‌‌‌ ‍‌​‍‌‌​ ​ ‌​‌​​‍‌‌​ ​ ‌​‌​​‍‌‌​ ​‍​ ​‍​ ‍​‌‍​‍‌‍‌​​ ​‌‌‍​‍‌‍‌‌‌‍‌‌‌‍‌​‌‍​‌​ ​‍‌‍‌‌‌‍​‌​‍‌‌​ ​‍​ ​‍​‍‌‌​ ‌‌‌​‌​​‍ ‍‌‍ ​‌‍‍‌‌‍ ‍‌‍‍ ‌ ​ ​‍‌‌​ ‌‌‌​​‍‌‌ ‌‍‍ ‌‍‌‌‌ ‍‌​‍‌‌​ ​ ‌​‌​​‍‌‌​ ​ ‌​‌​​‍‌‌​ ​‍​ ​‍‌‍​‌‌‍‌​​ ‌ ‌‍‌‌‌‍​ ​ ‌‌​ ‌‍​ ‌​​ ​​​ ‌ ‌‍​‍‌‍​‌‌‍‌​​ ‌‍‌‍‌‍​ ‍​​ ‍‌‌‍‌‍‌‍​‍​ ‌‍‌‍​‍​ ​​​ ‌​​ ​ ‌‍‌​‌‍​‍​ ​‌​ ‌‍​ ​ ​ ‌ ​ ​‌​ ‌‍​‍‌‌​ ​‍​ ​‍​‍‌‌​ ‌‌‌​‌​​‍ ‍‌‍ ‍‌‍​‌‌‍ ‌‌‍‌‌​ ‌‍​‍‌‍​‌‌ ​ ‌‍‌‌‌‌‌‌‌ ​‍‌‍ ​​ ‌‌‍‍​‌ ‌​‌ ‌​‌ ​​‌ ​ ​‍‌‌​ ​ ‌​​‌​‍‌‌​ ​‍‌​‌‍​‍‌‌​ ​‍‌​‌‍‌‍​ ‌‍‍​‌‍‌‌‌‍ ​‌ ​ ‌‍‌‌‌‍​‌‌ ​​‌‍‍‌‌‍‌‌‌ ​‍‌ ​ ​‍ ‍‌ ​ ‌‍​‌‌‍ ‍‌‍‍‌‌ ‌​‌ ‍‌​‍ ‍‌ ​ ‌ ‌​‌ ‌‌‌‍‌​‌‍‍‌‌‍ ​‍‌‍‌‍‍‌‌‍‌​​ ‌‌‍‌‍‌‍ ‌‍ ‌ ‌​‌‍‌‌‌ ​‍​‍‌‍‌ ‌​‌ ‍‌‌ ​​‌‍‌‌​ ‌‌‍‌‍‌‍ ‌‍ ‌ ‌​‌‍‌‌‌ ​‍​‍‌‍‌ ​​‌‍​‌‌ ‌​‌‍‍​​ ‌‌‍​ ‌‍ ‌‍ ​‌ ‌‌‌‍ ‌‌‍ ‍‌ ​ ​‍‌‌​ ‌‌‌​​‍‌‌ ‌‍‍ ‌‍‌‌‌ ‍‌​‍‌‌​ ​ ‌​‌​​‍‌‌​ ​ ‌​‌​​‍‌‌​ ​‍​ ​‍​ ‍​‌‍​‍‌‍‌​​ ​‌‌‍​‍‌‍‌‌‌‍‌‌‌‍‌​‌‍​‌​ ​‍‌‍‌‌‌‍​‌​‍‌‌​ ​‍​ ​‍​‍‌‌​ ‌‌‌​‌​​‍ ‍‌‍ ​‌‍‍‌‌‍ ‍‌‍‍ ‌ ​ ​‍‌‌​ ‌‌‌​​‍‌‌ ‌‍‍ ‌‍‌‌‌ ‍‌​‍‌‌​ ​ ‌​‌​​‍‌‌​ ​ ‌​‌​​‍‌‌​ ​‍​ ​‍‌‍​‌‌‍‌​​ ‌ ‌‍‌‌‌‍​ ​ ‌‌​ ‌‍​ ‌​​ ​​​ ‌ ‌‍​‍‌‍​‌‌‍‌​​ ‌‍‌‍‌‍​ ‍​​ ‍‌‌‍‌‍‌‍​‍​ ‌‍‌‍​‍​ ​​​ ‌​​ ​ ‌‍‌​‌‍​‍​ ​‌​ ‌‍​ ​ ​ ‌ ​ ​‌​ ‌‍​‍‌‌​ ​‍​ ​‍​‍‌‌​ ‌‌‌​‌​​‍ ‍‌‍ ‍‌‍​‌‌‍ ‌‌‍‌‌​‍‌‍‌ ​​‌‍‌‌‌ ​‍‌ ​ ‌ ​​‌‍‌‌‌‍​ ‌ ‌​‌‍‍‌‌ ‌‍‌‍‌‌​ ‌‌ ​​‌ ‌‌‌‍​‍‌‍ ​‌‍‍‌‌ ​ ‌‍‍​‌‍‌‌‌‍‌​​‍​‍‌ ‌